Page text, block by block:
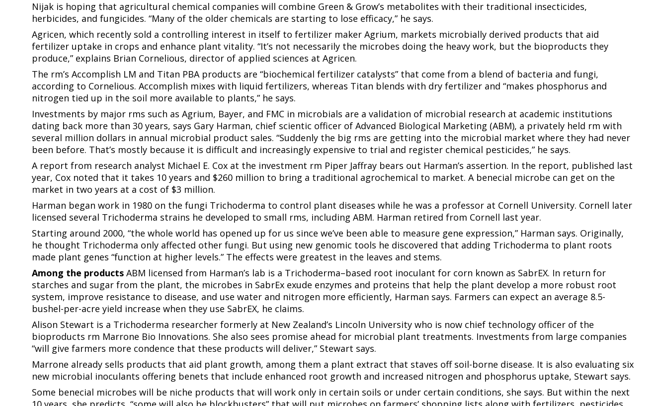
Nijak is hoping that agricultural chemical companies will combine Green & Grow’s metabolites with their traditional insecticides,
herbicides, and fungicides. “Many of the older chemicals are starting to lose efficacy,” he says.​​​​‌ ‍ ​‍​‍‌‍ ‌ ​‍‌‍‍‌‌‍‌ ‌‍‍‌‌‍ ‍​‍​‍​ ‍‍​‍​‍‌ ​ ‌‍​‌‌‍ ‍‌‍‍‌‌ ‌​‌ ‍‌​‍ ‍‌‍‍‌‌‍ ​‍​‍​‍ ​​‍​‍‌‍‍​‌ ​‍‌‍‌‌‌‍‌‍​‍​‍​ ‍‍​‍​‍​‍ ‌ ​ ‌ ‌​‌ ‌‌‌‍‌​‌‍‍‌‌‍ ​‍ ‌‍‍‌‌‍ ‍‌ ‌​‌‍‌‌‌‍ ‍‌ ‌​​‍ ‌‍‌‌‌‍‌​‌‍‍‌‌ ‌​​‍ ‌‍ ‌‌‍ ‌‍‌​‌‍‌‌​ ‌‌ ​​‌ ​‍‌‍‌‌‌ ​ ‌‍‌‌‌‍ ‍‌ ‌​‌‍​‌‌ ‌​‌‍‍‌‌‍ ‌‍ ‍​ ‍ ‌‍‍‌‌‍‌​​ ‌‌ ​​‌‍ ‌ ​ ‌ ‌​​‍ ‍‌ ​ ‌‍​‌​‍ ‍‌‍‌ ‌ ​‍‌‍ ‌ ‌ ‌‍‍‌‌‍ ‍‌‍‌ ​‍ ‌‌ ​​‌ ​‍‌‍ ‌‍‌‍‌‍‍‌‌ ‌​‌ ​ ​‍ ‌‌ ‌ ‌‍‍‌‌ ‌​‌‍‍​​‍ ‌‌‍ ‌‌‍‍‌‌‍​ ‌ ​‍‌‍ ‌‍​‍‌‍‌‌‌ ​ ​ ‍ ‌ ‌​‌ ‍‌‌ ​​‌‍‌‌​ ‌‌ ​​‌‍ ‌ ​ ‌ ‌​​ ‍ ‌ ​​‌‍​‌‌ ‌​‌‍‍​​ ‌‌‍​‍‌‍ ‌‍‌​‌ ‍‌​‍‌‌​ ‌‌‌​​‍‌‌ ‌‍‍ ‌‍‌‌‌ ‍‌​‍‌‌​ ​ ‌​‌​​‍‌‌​ ​ ‌​‌​​‍‌‌​ ​‍​ ​‍​ ‍‌‌‍‌​‌‍​‍‌‍​‌​ ​‍​ ‍​​ ‍​​ ​‍​ ‌‌​ ​ ​ ‍‌​ ‍​​‍‌‌​ ​‍​ ​‍​‍‌‌​ ‌‌‌​‌​​‍ ‍‌‍​ ‌‍‍​‌‍‍‌‌‍ ​‌‍‌​‌ ​‍‌‍‌‌‌‍ ‍​‍‌‌​ ‌‌‌​​‍‌‌ ‌‍‍ ‌‍‌‌‌ ‍‌​‍‌‌​ ​ ‌​‌​​‍‌‌​ ​ ‌​‌​​‍‌‌​ ​‍​ ​‍​ ​​​ ‌‌‌‍‌‌​ ‌‌​ ‍‌‌‍​ ‌‍‌‌‌‍‌‌​ ​ ‌‍​‍‌‍‌‌‌‍‌​​ ​​​‍‌‌​ ​‍​ ​‍​‍‌‌​ ‌‌‌​‌​​‍ ‍‌ ‌​‌‍‌‌‌ ‍​‌ ‌​​ ‌‍​‍‌‍​‌‌ ​ ‌‍‌‌‌‌‌‌‌ ​‍‌‍ ​​ ‌​‍‌‌​ ​‍‌​‌‍‌ ​ ‌ ‌​‌ ‌‌‌‍‌​‌‍‍‌‌‍ ​‍‌‍‌‍‍‌‌‍‌​​ ‌‌ ​​‌‍ ‌ ​ ‌ ‌​​‍ ‍‌ ​ ‌‍​‌​‍ ‍‌‍‌ ‌ ​‍‌‍ ‌ ‌ ‌‍‍‌‌‍ ‍‌‍‌ ​‍ ‌‌ ​​‌ ​‍‌‍ ‌‍‌‍‌‍‍‌‌ ‌​‌ ​ ​‍ ‌‌ ‌ ‌‍‍‌‌ ‌​‌‍‍​​‍ ‌‌‍ ‌‌‍‍‌‌‍​ ‌ ​‍‌‍ ‌‍​‍‌‍‌‌‌ ​ ​‍‌‍‌ ‌​‌ ‍‌‌ ​​‌‍‌‌​ ‌‌ ​​‌‍ ‌ ​ ‌ ‌​​‍‌‍‌ ​​‌‍​‌‌ ‌​‌‍‍​​ ‌‌‍​‍‌‍ ‌‍‌​‌ ‍‌​‍‌‌​ ‌‌‌​​‍‌‌ ‌‍‍ ‌‍‌‌‌ ‍‌​‍‌‌​ ​ ‌​‌​​‍‌‌​ ​ ‌​‌​​‍‌‌​ ​‍​ ​‍​ ‍‌‌‍‌​‌‍​‍‌‍​‌​ ​‍​ ‍​​ ‍​​ ​‍​ ‌‌​ ​ ​ ‍‌​ ‍​​‍‌‌​ ​‍​ ​‍​‍‌‌​ ‌‌‌​‌​​‍ ‍‌‍​ ‌‍‍​‌‍‍‌‌‍ ​‌‍‌​‌ ​‍‌‍‌‌‌‍ ‍​‍‌‌​ ‌‌‌​​‍‌‌ ‌‍‍ ‌‍‌‌‌ ‍‌​‍‌‌​ ​ ‌​‌​​‍‌‌​ ​ ‌​‌​​‍‌‌​ ​‍​ ​‍​ ​​​ ‌‌‌‍‌‌​ ‌‌​ ‍‌‌‍​ ‌‍‌‌‌‍‌‌​ ​ ‌‍​‍‌‍‌‌‌‍‌​​ ​​​‍‌‌​ ​‍​ ​‍​‍‌‌​ ‌‌‌​‌​​‍ ‍‌ ‌​‌‍‌‌‌ ‍​‌ ‌​​‍‌‍‌ ​​‌‍‌‌‌ ​‍‌ ​ ‌ ​​‌‍‌‌‌‍​ ‌ ‌​‌‍‍‌‌ ‌‍‌‍‌‌​ ‌‌ ​​‌ ‌‌‌‍​‍‌‍ ​‌‍‍‌‌ ​ ‌‍‍​‌‍‌‌‌‍‌​​‍​‍‌ ‌
Agricen, which recently sold a controlling interest in itself to fertilizer maker Agrium, markets microbially derived products that aid
fertilizer uptake in crops and enhance plant vitality. “It’s not necessarily the microbes doing the heavy work, but the bioproducts they
produce,” explains Brian Cornelious, director of applied sciences at Agricen.​​​​‌ ‍ ​‍​‍‌‍ ‌ ​‍‌‍‍‌‌‍‌ ‌‍‍‌‌‍ ‍​‍​‍​ ‍‍​‍​‍‌ ​ ‌‍​‌‌‍ ‍‌‍‍‌‌ ‌​‌ ‍‌​‍ ‍‌‍‍‌‌‍ ​‍​‍​‍ ​​‍​‍‌‍‍​‌ ​‍‌‍‌‌‌‍‌‍​‍​‍​ ‍‍​‍​‍​‍ ‌ ​ ‌ ‌​‌ ‌‌‌‍‌​‌‍‍‌‌‍ ​‍ ‌‍‍‌‌‍ ‍‌ ‌​‌‍‌‌‌‍ ‍‌ ‌​​‍ ‌‍‌‌‌‍‌​‌‍‍‌‌ ‌​​‍ ‌‍ ‌‌‍ ‌‍‌​‌‍‌‌​ ‌‌ ​​‌ ​‍‌‍‌‌‌ ​ ‌‍‌‌‌‍ ‍‌ ‌​‌‍​‌‌ ‌​‌‍‍‌‌‍ ‌‍ ‍​ ‍ ‌‍‍‌‌‍‌​​ ‌‌ ​​‌‍ ‌ ​ ‌ ‌​​‍ ‍‌ ​ ‌‍​‌​‍ ‍‌‍‌ ‌ ​‍‌‍ ‌ ‌ ‌‍‍‌‌‍ ‍‌‍‌ ​‍ ‌‌ ​​‌ ​‍‌‍ ‌‍‌‍‌‍‍‌‌ ‌​‌ ​ ​‍ ‌‌ ‌ ‌‍‍‌‌ ‌​‌‍‍​​‍ ‌‌‍ ‌‌‍‍‌‌‍​ ‌ ​‍‌‍ ‌‍​‍‌‍‌‌‌ ​ ​ ‍ ‌ ‌​‌ ‍‌‌ ​​‌‍‌‌​ ‌‌ ​​‌‍ ‌ ​ ‌ ‌​​ ‍ ‌ ​​‌‍​‌‌ ‌​‌‍‍​​ ‌‌‍​‍‌‍ ‌‍‌​‌ ‍‌​‍‌‌​ ‌‌‌​​‍‌‌ ‌‍‍ ‌‍‌‌‌ ‍‌​‍‌‌​ ​ ‌​‌​​‍‌‌​ ​ ‌​‌​​‍‌‌​ ​‍​ ​‍​ ​‌​ ‍‌‌‍‌​‌‍​ ​ ‍​​ ​‍​ ‌ ‌‍​‍‌‍​ ​ ‌‌​ ‌​​ ‌‍​‍‌‌​ ​‍​ ​‍​‍‌‌​ ‌‌‌​‌​​‍ ‍‌‍​ ‌‍‍​‌‍‍‌‌‍ ​‌‍‌​‌ ​‍‌‍‌‌‌‍ ‍​‍‌‌​ ‌‌‌​​‍‌‌ ‌‍‍ ‌‍‌‌‌ ‍‌​‍‌‌​ ​ ‌​‌​​‍‌‌​ ​ ‌​‌​​‍‌‌​ ​‍​ ​‍‌‍‌​​ ​‌‌‍​‍​ ​‍​ ​‌​ ​‍​ ‌ ​ ‍​​ ​‍‌‍​‌‌‍​‍​ ​‍​ ​​​‍‌‌​ ​‍​ ​‍​‍‌‌​ ‌‌‌​‌​​‍ ‍‌ ‌​‌‍‌‌‌ ‍​‌ ‌​​ ‌‍​‍‌‍​‌‌ ​ ‌‍‌‌‌‌‌‌‌ ​‍‌‍ ​​ ‌​‍‌‌​ ​‍‌​‌‍‌ ​ ‌ ‌​‌ ‌‌‌‍‌​‌‍‍‌‌‍ ​‍‌‍‌‍‍‌‌‍‌​​ ‌‌ ​​‌‍ ‌ ​ ‌ ‌​​‍ ‍‌ ​ ‌‍​‌​‍ ‍‌‍‌ ‌ ​‍‌‍ ‌ ‌ ‌‍‍‌‌‍ ‍‌‍‌ ​‍ ‌‌ ​​‌ ​‍‌‍ ‌‍‌‍‌‍‍‌‌ ‌​‌ ​ ​‍ ‌‌ ‌ ‌‍‍‌‌ ‌​‌‍‍​​‍ ‌‌‍ ‌‌‍‍‌‌‍​ ‌ ​‍‌‍ ‌‍​‍‌‍‌‌‌ ​ ​‍‌‍‌ ‌​‌ ‍‌‌ ​​‌‍‌‌​ ‌‌ ​​‌‍ ‌ ​ ‌ ‌​​‍‌‍‌ ​​‌‍​‌‌ ‌​‌‍‍​​ ‌‌‍​‍‌‍ ‌‍‌​‌ ‍‌​‍‌‌​ ‌‌‌​​‍‌‌ ‌‍‍ ‌‍‌‌‌ ‍‌​‍‌‌​ ​ ‌​‌​​‍‌‌​ ​ ‌​‌​​‍‌‌​ ​‍​ ​‍​ ​‌​ ‍‌‌‍‌​‌‍​ ​ ‍​​ ​‍​ ‌ ‌‍​‍‌‍​ ​ ‌‌​ ‌​​ ‌‍​‍‌‌​ ​‍​ ​‍​‍‌‌​ ‌‌‌​‌​​‍ ‍‌‍​ ‌‍‍​‌‍‍‌‌‍ ​‌‍‌​‌ ​‍‌‍‌‌‌‍ ‍​‍‌‌​ ‌‌‌​​‍‌‌ ‌‍‍ ‌‍‌‌‌ ‍‌​‍‌‌​ ​ ‌​‌​​‍‌‌​ ​ ‌​‌​​‍‌‌​ ​‍​ ​‍‌‍‌​​ ​‌‌‍​‍​ ​‍​ ​‌​ ​‍​ ‌ ​ ‍​​ ​‍‌‍​‌‌‍​‍​ ​‍​ ​​​‍‌‌​ ​‍​ ​‍​‍‌‌​ ‌‌‌​‌​​‍ ‍‌ ‌​‌‍‌‌‌ ‍​‌ ‌​​‍‌‍‌ ​​‌‍‌‌‌ ​‍‌ ​ ‌ ​​‌‍‌‌‌‍​ ‌ ‌​‌‍‍‌‌ ‌‍‌‍‌‌​ ‌‌ ​​‌ ‌‌‌‍​‍‌‍ ​‌‍‍‌‌ ​ ‌‍‍​‌‍‌‌‌‍‌​​‍​‍‌ ‌
The firm’s Accomplish LM and Titan PBA products are “biochemical fertilizer catalysts” that come from a blend of bacteria and fungi,
according to Cornelious. Accomplish mixes with liquid fertilizers, whereas Titan blends with dry fertilizer and “makes phosphorus and
nitrogen tied up in the soil more available to plants,” he says.​​​​‌ ‍ ​‍​‍‌‍ ‌ ​‍‌‍‍‌‌‍‌ ‌‍‍‌‌‍ ‍​‍​‍​ ‍‍​‍​‍‌ ​ ‌‍​‌‌‍ ‍‌‍‍‌‌ ‌​‌ ‍‌​‍ ‍‌‍‍‌‌‍ ​‍​‍​‍ ​​‍​‍‌‍‍​‌ ​‍‌‍‌‌‌‍‌‍​‍​‍​ ‍‍​‍​‍​‍ ‌ ​ ‌ ‌​‌ ‌‌‌‍‌​‌‍‍‌‌‍ ​‍ ‌‍‍‌‌‍ ‍‌ ‌​‌‍‌‌‌‍ ‍‌ ‌​​‍ ‌‍‌‌‌‍‌​‌‍‍‌‌ ‌​​‍ ‌‍ ‌‌‍ ‌‍‌​‌‍‌‌​ ‌‌ ​​‌ ​‍‌‍‌‌‌ ​ ‌‍‌‌‌‍ ‍‌ ‌​‌‍​‌‌ ‌​‌‍‍‌‌‍ ‌‍ ‍​ ‍ ‌‍‍‌‌‍‌​​ ‌‌ ​​‌‍ ‌ ​ ‌ ‌​​‍ ‍‌ ​ ‌‍​‌​‍ ‍‌‍‌ ‌ ​‍‌‍ ‌ ‌ ‌‍‍‌‌‍ ‍‌‍‌ ​‍ ‌‌ ​​‌ ​‍‌‍ ‌‍‌‍‌‍‍‌‌ ‌​‌ ​ ​‍ ‌‌ ‌ ‌‍‍‌‌ ‌​‌‍‍​​‍ ‌‌‍ ‌‌‍‍‌‌‍​ ‌ ​‍‌‍ ‌‍​‍‌‍‌‌‌ ​ ​ ‍ ‌ ‌​‌ ‍‌‌ ​​‌‍‌‌​ ‌‌ ​​‌‍ ‌ ​ ‌ ‌​​ ‍ ‌ ​​‌‍​‌‌ ‌​‌‍‍​​ ‌‌‍​‍‌‍ ‌‍‌​‌ ‍‌​‍‌‌​ ‌‌‌​​‍‌‌ ‌‍‍ ‌‍‌‌‌ ‍‌​‍‌‌​ ​ ‌​‌​​‍‌‌​ ​ ‌​‌​​‍‌‌​ ​‍​ ​‍​ ‍​​ ‌‌​ ​​​ ‌‌​ ‌‍‌‍​‍‌‍‌‌‌‍‌‍​ ‌ ​ ‌ ​ ​‍​ ‍‌​‍‌‌​ ​‍​ ​‍​‍‌‌​ ‌‌‌​‌​​‍ ‍‌‍​ ‌‍‍​‌‍‍‌‌‍ ​‌‍‌​‌ ​‍‌‍‌‌‌‍ ‍​‍‌‌​ ‌‌‌​​‍‌‌ ‌‍‍ ‌‍‌‌‌ ‍‌​‍‌‌​ ​ ‌​‌​​‍‌‌​ ​ ‌​‌​​‍‌‌​ ​‍​ ​‍‌‍​‍​ ‍​‌‍‌‌​ ‍​‌‍​‌​ ‌‍​ ‌ ​ ​‍​ ‍‌​ ​​​ ‍​‌‍​‍​ ​​​‍‌‌​ ​‍​ ​‍​‍‌‌​ ‌‌‌​‌​​‍ ‍‌ ‌​‌‍‌‌‌ ‍​‌ ‌​​ ‌‍​‍‌‍​‌‌ ​ ‌‍‌‌‌‌‌‌‌ ​‍‌‍ ​​ ‌​‍‌‌​ ​‍‌​‌‍‌ ​ ‌ ‌​‌ ‌‌‌‍‌​‌‍‍‌‌‍ ​‍‌‍‌‍‍‌‌‍‌​​ ‌‌ ​​‌‍ ‌ ​ ‌ ‌​​‍ ‍‌ ​ ‌‍​‌​‍ ‍‌‍‌ ‌ ​‍‌‍ ‌ ‌ ‌‍‍‌‌‍ ‍‌‍‌ ​‍ ‌‌ ​​‌ ​‍‌‍ ‌‍‌‍‌‍‍‌‌ ‌​‌ ​ ​‍ ‌‌ ‌ ‌‍‍‌‌ ‌​‌‍‍​​‍ ‌‌‍ ‌‌‍‍‌‌‍​ ‌ ​‍‌‍ ‌‍​‍‌‍‌‌‌ ​ ​‍‌‍‌ ‌​‌ ‍‌‌ ​​‌‍‌‌​ ‌‌ ​​‌‍ ‌ ​ ‌ ‌​​‍‌‍‌ ​​‌‍​‌‌ ‌​‌‍‍​​ ‌‌‍​‍‌‍ ‌‍‌​‌ ‍‌​‍‌‌​ ‌‌‌​​‍‌‌ ‌‍‍ ‌‍‌‌‌ ‍‌​‍‌‌​ ​ ‌​‌​​‍‌‌​ ​ ‌​‌​​‍‌‌​ ​‍​ ​‍​ ‍​​ ‌‌​ ​​​ ‌‌​ ‌‍‌‍​‍‌‍‌‌‌‍‌‍​ ‌ ​ ‌ ​ ​‍​ ‍‌​‍‌‌​ ​‍​ ​‍​‍‌‌​ ‌‌‌​‌​​‍ ‍‌‍​ ‌‍‍​‌‍‍‌‌‍ ​‌‍‌​‌ ​‍‌‍‌‌‌‍ ‍​‍‌‌​ ‌‌‌​​‍‌‌ ‌‍‍ ‌‍‌‌‌ ‍‌​‍‌‌​ ​ ‌​‌​​‍‌‌​ ​ ‌​‌​​‍‌‌​ ​‍​ ​‍‌‍​‍​ ‍​‌‍‌‌​ ‍​‌‍​‌​ ‌‍​ ‌ ​ ​‍​ ‍‌​ ​​​ ‍​‌‍​‍​ ​​​‍‌‌​ ​‍​ ​‍​‍‌‌​ ‌‌‌​‌​​‍ ‍‌ ‌​‌‍‌‌‌ ‍​‌ ‌​​‍‌‍‌ ​​‌‍‌‌‌ ​‍‌ ​ ‌ ​​‌‍‌‌‌‍​ ‌ ‌​‌‍‍‌‌ ‌‍‌‍‌‌​ ‌‌ ​​‌ ‌‌‌‍​‍‌‍ ​‌‍‍‌‌ ​ ‌‍‍​‌‍‌‌‌‍‌​​‍​‍‌ ‌
Investments by major firms such as Agrium, Bayer, and FMC in microbials are a validation of microbial research at academic institutions
dating back more than 30 years, says Gary Harman, chief scientific officer of Advanced Biological Marketing (ABM), a privately held firm with
several million dollars in annual microbial product sales. “Suddenly the big firms are getting into the microbial market where they had never
been before. That’s mostly because it is difficult and increasingly expensive to trial and register chemical pesticides,” he says.​​​​‌ ‍ ​‍​‍‌‍ ‌ ​‍‌‍‍‌‌‍‌ ‌‍‍‌‌‍ ‍​‍​‍​ ‍‍​‍​‍‌ ​ ‌‍​‌‌‍ ‍‌‍‍‌‌ ‌​‌ ‍‌​‍ ‍‌‍‍‌‌‍ ​‍​‍​‍ ​​‍​‍‌‍‍​‌ ​‍‌‍‌‌‌‍‌‍​‍​‍​ ‍‍​‍​‍​‍ ‌ ​ ‌ ‌​‌ ‌‌‌‍‌​‌‍‍‌‌‍ ​‍ ‌‍‍‌‌‍ ‍‌ ‌​‌‍‌‌‌‍ ‍‌ ‌​​‍ ‌‍‌‌‌‍‌​‌‍‍‌‌ ‌​​‍ ‌‍ ‌‌‍ ‌‍‌​‌‍‌‌​ ‌‌ ​​‌ ​‍‌‍‌‌‌ ​ ‌‍‌‌‌‍ ‍‌ ‌​‌‍​‌‌ ‌​‌‍‍‌‌‍ ‌‍ ‍​ ‍ ‌‍‍‌‌‍‌​​ ‌‌ ​​‌‍ ‌ ​ ‌ ‌​​‍ ‍‌ ​ ‌‍​‌​‍ ‍‌‍‌ ‌ ​‍‌‍ ‌ ‌ ‌‍‍‌‌‍ ‍‌‍‌ ​‍ ‌‌ ​​‌ ​‍‌‍ ‌‍‌‍‌‍‍‌‌ ‌​‌ ​ ​‍ ‌‌ ‌ ‌‍‍‌‌ ‌​‌‍‍​​‍ ‌‌‍ ‌‌‍‍‌‌‍​ ‌ ​‍‌‍ ‌‍​‍‌‍‌‌‌ ​ ​ ‍ ‌ ‌​‌ ‍‌‌ ​​‌‍‌‌​ ‌‌ ​​‌‍ ‌ ​ ‌ ‌​​ ‍ ‌ ​​‌‍​‌‌ ‌​‌‍‍​​ ‌‌‍​‍‌‍ ‌‍‌​‌ ‍‌​‍‌‌​ ‌‌‌​​‍‌‌ ‌‍‍ ‌‍‌‌‌ ‍‌​‍‌‌​ ​ ‌​‌​​‍‌‌​ ​ ‌​‌​​‍‌‌​ ​‍​ ​‍​ ​‍‌‍​ ​ ‌‍​ ​‌‌‍‌​​ ​‍​ ​‌​ ‍‌​ ‌​‌‍​‌‌‍‌‌​ ‌‌​‍‌‌​ ​‍​ ​‍​‍‌‌​ ‌‌‌​‌​​‍ ‍‌‍​ ‌‍‍​‌‍‍‌‌‍ ​‌‍‌​‌ ​‍‌‍‌‌‌‍ ‍​‍‌‌​ ‌‌‌​​‍‌‌ ‌‍‍ ‌‍‌‌‌ ‍‌​‍‌‌​ ​ ‌​‌​​‍‌‌​ ​ ‌​‌​​‍‌‌​ ​‍​ ​‍‌‍​‌‌‍​‍​ ​ ‌‍‌​‌‍​ ​ ​‌‌‍​‍‌‍‌​​ ‌ ​ ‍​‌‍‌​‌‍​ ​ ​​​‍‌‌​ ​‍​ ​‍​‍‌‌​ ‌‌‌​‌​​‍ ‍‌ ‌​‌‍‌‌‌ ‍​‌ ‌​​ ‌‍​‍‌‍​‌‌ ​ ‌‍‌‌‌‌‌‌‌ ​‍‌‍ ​​ ‌​‍‌‌​ ​‍‌​‌‍‌ ​ ‌ ‌​‌ ‌‌‌‍‌​‌‍‍‌‌‍ ​‍‌‍‌‍‍‌‌‍‌​​ ‌‌ ​​‌‍ ‌ ​ ‌ ‌​​‍ ‍‌ ​ ‌‍​‌​‍ ‍‌‍‌ ‌ ​‍‌‍ ‌ ‌ ‌‍‍‌‌‍ ‍‌‍‌ ​‍ ‌‌ ​​‌ ​‍‌‍ ‌‍‌‍‌‍‍‌‌ ‌​‌ ​ ​‍ ‌‌ ‌ ‌‍‍‌‌ ‌​‌‍‍​​‍ ‌‌‍ ‌‌‍‍‌‌‍​ ‌ ​‍‌‍ ‌‍​‍‌‍‌‌‌ ​ ​‍‌‍‌ ‌​‌ ‍‌‌ ​​‌‍‌‌​ ‌‌ ​​‌‍ ‌ ​ ‌ ‌​​‍‌‍‌ ​​‌‍​‌‌ ‌​‌‍‍​​ ‌‌‍​‍‌‍ ‌‍‌​‌ ‍‌​‍‌‌​ ‌‌‌​​‍‌‌ ‌‍‍ ‌‍‌‌‌ ‍‌​‍‌‌​ ​ ‌​‌​​‍‌‌​ ​ ‌​‌​​‍‌‌​ ​‍​ ​‍​ ​‍‌‍​ ​ ‌‍​ ​‌‌‍‌​​ ​‍​ ​‌​ ‍‌​ ‌​‌‍​‌‌‍‌‌​ ‌‌​‍‌‌​ ​‍​ ​‍​‍‌‌​ ‌‌‌​‌​​‍ ‍‌‍​ ‌‍‍​‌‍‍‌‌‍ ​‌‍‌​‌ ​‍‌‍‌‌‌‍ ‍​‍‌‌​ ‌‌‌​​‍‌‌ ‌‍‍ ‌‍‌‌‌ ‍‌​‍‌‌​ ​ ‌​‌​​‍‌‌​ ​ ‌​‌​​‍‌‌​ ​‍​ ​‍‌‍​‌‌‍​‍​ ​ ‌‍‌​‌‍​ ​ ​‌‌‍​‍‌‍‌​​ ‌ ​ ‍​‌‍‌​‌‍​ ​ ​​​‍‌‌​ ​‍​ ​‍​‍‌‌​ ‌‌‌​‌​​‍ ‍‌ ‌​‌‍‌‌‌ ‍​‌ ‌​​‍‌‍‌ ​​‌‍‌‌‌ ​‍‌ ​ ‌ ​​‌‍‌‌‌‍​ ‌ ‌​‌‍‍‌‌ ‌‍‌‍‌‌​ ‌‌ ​​‌ ‌‌‌‍​‍‌‍ ​‌‍‍‌‌ ​ ‌‍‍​‌‍‌‌‌‍‌​​‍​‍‌ ‌
A report from research analyst Michael E. Cox at the investment firm Piper Jaffray bears out Harman’s assertion. In the report, published last
year, Cox noted that it takes 10 years and $260 million to bring a traditional agrochemical to market. A beneficial microbe can get on the
market in two years at a cost of $3 million.​​​​‌ ‍ ​‍​‍‌‍ ‌ ​‍‌‍‍‌‌‍‌ ‌‍‍‌‌‍ ‍​‍​‍​ ‍‍​‍​‍‌ ​ ‌‍​‌‌‍ ‍‌‍‍‌‌ ‌​‌ ‍‌​‍ ‍‌‍‍‌‌‍ ​‍​‍​‍ ​​‍​‍‌‍‍​‌ ​‍‌‍‌‌‌‍‌‍​‍​‍​ ‍‍​‍​‍​‍ ‌ ​ ‌ ‌​‌ ‌‌‌‍‌​‌‍‍‌‌‍ ​‍ ‌‍‍‌‌‍ ‍‌ ‌​‌‍‌‌‌‍ ‍‌ ‌​​‍ ‌‍‌‌‌‍‌​‌‍‍‌‌ ‌​​‍ ‌‍ ‌‌‍ ‌‍‌​‌‍‌‌​ ‌‌ ​​‌ ​‍‌‍‌‌‌ ​ ‌‍‌‌‌‍ ‍‌ ‌​‌‍​‌‌ ‌​‌‍‍‌‌‍ ‌‍ ‍​ ‍ ‌‍‍‌‌‍‌​​ ‌‌ ​​‌‍ ‌ ​ ‌ ‌​​‍ ‍‌ ​ ‌‍​‌​‍ ‍‌‍‌ ‌ ​‍‌‍ ‌ ‌ ‌‍‍‌‌‍ ‍‌‍‌ ​‍ ‌‌ ​​‌ ​‍‌‍ ‌‍‌‍‌‍‍‌‌ ‌​‌ ​ ​‍ ‌‌ ‌ ‌‍‍‌‌ ‌​‌‍‍​​‍ ‌‌‍ ‌‌‍‍‌‌‍​ ‌ ​‍‌‍ ‌‍​‍‌‍‌‌‌ ​ ​ ‍ ‌ ‌​‌ ‍‌‌ ​​‌‍‌‌​ ‌‌ ​​‌‍ ‌ ​ ‌ ‌​​ ‍ ‌ ​​‌‍​‌‌ ‌​‌‍‍​​ ‌‌‍​‍‌‍ ‌‍‌​‌ ‍‌​‍‌‌​ ‌‌‌​​‍‌‌ ‌‍‍ ‌‍‌‌‌ ‍‌​‍‌‌​ ​ ‌​‌​​‍‌‌​ ​ ‌​‌​​‍‌‌​ ​‍​ ​‍​ ‍​‌‍‌‍​ ‍‌​ ‌​​ ‌ ‌‍‌​​ ​‌​ ​​​ ‌‌​ ​ ‌‍‌‌‌‍​‍​‍‌‌​ ​‍​ ​‍​‍‌‌​ ‌‌‌​‌​​‍ ‍‌‍​ ‌‍‍​‌‍‍‌‌‍ ​‌‍‌​‌ ​‍‌‍‌‌‌‍ ‍​‍‌‌​ ‌‌‌​​‍‌‌ ‌‍‍ ‌‍‌‌‌ ‍‌​‍‌‌​ ​ ‌​‌​​‍‌‌​ ​ ‌​‌​​‍‌‌​ ​‍​ ​‍​ ‍​‌‍​ ​ ‍​​ ‍‌​ ​‌​ ​​‌‍​‍​ ‌ ​ ​‍‌‍​ ​ ​ ​ ‌​​ ​​​‍‌‌​ ​‍​ ​‍​‍‌‌​ ‌‌‌​‌​​‍ ‍‌ ‌​‌‍‌‌‌ ‍​‌ ‌​​ ‌‍​‍‌‍​‌‌ ​ ‌‍‌‌‌‌‌‌‌ ​‍‌‍ ​​ ‌​‍‌‌​ ​‍‌​‌‍‌ ​ ‌ ‌​‌ ‌‌‌‍‌​‌‍‍‌‌‍ ​‍‌‍‌‍‍‌‌‍‌​​ ‌‌ ​​‌‍ ‌ ​ ‌ ‌​​‍ ‍‌ ​ ‌‍​‌​‍ ‍‌‍‌ ‌ ​‍‌‍ ‌ ‌ ‌‍‍‌‌‍ ‍‌‍‌ ​‍ ‌‌ ​​‌ ​‍‌‍ ‌‍‌‍‌‍‍‌‌ ‌​‌ ​ ​‍ ‌‌ ‌ ‌‍‍‌‌ ‌​‌‍‍​​‍ ‌‌‍ ‌‌‍‍‌‌‍​ ‌ ​‍‌‍ ‌‍​‍‌‍‌‌‌ ​ ​‍‌‍‌ ‌​‌ ‍‌‌ ​​‌‍‌‌​ ‌‌ ​​‌‍ ‌ ​ ‌ ‌​​‍‌‍‌ ​​‌‍​‌‌ ‌​‌‍‍​​ ‌‌‍​‍‌‍ ‌‍‌​‌ ‍‌​‍‌‌​ ‌‌‌​​‍‌‌ ‌‍‍ ‌‍‌‌‌ ‍‌​‍‌‌​ ​ ‌​‌​​‍‌‌​ ​ ‌​‌​​‍‌‌​ ​‍​ ​‍​ ‍​‌‍‌‍​ ‍‌​ ‌​​ ‌ ‌‍‌​​ ​‌​ ​​​ ‌‌​ ​ ‌‍‌‌‌‍​‍​‍‌‌​ ​‍​ ​‍​‍‌‌​ ‌‌‌​‌​​‍ ‍‌‍​ ‌‍‍​‌‍‍‌‌‍ ​‌‍‌​‌ ​‍‌‍‌‌‌‍ ‍​‍‌‌​ ‌‌‌​​‍‌‌ ‌‍‍ ‌‍‌‌‌ ‍‌​‍‌‌​ ​ ‌​‌​​‍‌‌​ ​ ‌​‌​​‍‌‌​ ​‍​ ​‍​ ‍​‌‍​ ​ ‍​​ ‍‌​ ​‌​ ​​‌‍​‍​ ‌ ​ ​‍‌‍​ ​ ​ ​ ‌​​ ​​​‍‌‌​ ​‍​ ​‍​‍‌‌​ ‌‌‌​‌​​‍ ‍‌ ‌​‌‍‌‌‌ ‍​‌ ‌​​‍‌‍‌ ​​‌‍‌‌‌ ​‍‌ ​ ‌ ​​‌‍‌‌‌‍​ ‌ ‌​‌‍‍‌‌ ‌‍‌‍‌‌​ ‌‌ ​​‌ ‌‌‌‍​‍‌‍ ​‌‍‍‌‌ ​ ‌‍‍​‌‍‌‌‌‍‌​​‍​‍‌ ‌
Harman began work in 1980 on the fungi ​​​​‌ ‍ ​‍​‍‌‍ ‌ ​‍‌‍‍‌‌‍‌ ‌‍‍‌‌‍ ‍​‍​‍​ ‍‍​‍​‍‌ ​ ‌‍​‌‌‍ ‍‌‍‍‌‌ ‌​‌ ‍‌​‍ ‍‌‍‍‌‌‍ ​‍​‍​‍ ​​‍​‍‌‍‍​‌ ​‍‌‍‌‌‌‍‌‍​‍​‍​ ‍‍​‍​‍​‍ ‌ ​ ‌ ‌​‌ ‌‌‌‍‌​‌‍‍‌‌‍ ​‍ ‌‍‍‌‌‍ ‍‌ ‌​‌‍‌‌‌‍ ‍‌ ‌​​‍ ‌‍‌‌‌‍‌​‌‍‍‌‌ ‌​​‍ ‌‍ ‌‌‍ ‌‍‌​‌‍‌‌​ ‌‌ ​​‌ ​‍‌‍‌‌‌ ​ ‌‍‌‌‌‍ ‍‌ ‌​‌‍​‌‌ ‌​‌‍‍‌‌‍ ‌‍ ‍​ ‍ ‌‍‍‌‌‍‌​​ ‌‌ ​​‌‍ ‌ ​ ‌ ‌​​‍ ‍‌ ​ ‌‍​‌​‍ ‍‌‍‌ ‌ ​‍‌‍ ‌ ‌ ‌‍‍‌‌‍ ‍‌‍‌ ​‍ ‌‌ ​​‌ ​‍‌‍ ‌‍‌‍‌‍‍‌‌ ‌​‌ ​ ​‍ ‌‌ ‌ ‌‍‍‌‌ ‌​‌‍‍​​‍ ‌‌‍ ‌‌‍‍‌‌‍​ ‌ ​‍‌‍ ‌‍​‍‌‍‌‌‌ ​ ​ ‍ ‌ ‌​‌ ‍‌‌ ​​‌‍‌‌​ ‌‌ ​​‌‍ ‌ ​ ‌ ‌​​ ‍ ‌ ​​‌‍​‌‌ ‌​‌‍‍​​ ‌‌‍​‍‌‍ ‌‍‌​‌ ‍‌​‍‌‌​ ‌‌‌​​‍‌‌ ‌‍‍ ‌‍‌‌‌ ‍‌​‍‌‌​ ​ ‌​‌​​‍‌‌​ ​ ‌​‌​​‍‌‌​ ​‍​ ​‍​ ​‍‌‍​‍​ ‍​​ ​ ​ ‌​‌‍‌​​ ​‌​ ‌‍​ ‌ ‌‍‌‌​ ‌ ​ ‍‌​‍‌‌​ ​‍​ ​‍​‍‌‌​ ‌‌‌​‌​​‍ ‍‌‍​ ‌‍‍​‌‍‍‌‌‍ ​‌‍‌​‌ ​‍‌‍‌‌‌‍ ‍​‍‌‌​ ‌‌‌​​‍‌‌ ‌‍‍ ‌‍‌‌‌ ‍‌​‍‌‌​ ​ ‌​‌​​‍‌‌​ ​ ‌​‌​​‍‌‌​ ​‍​ ​‍​ ‍​​ ​‌​ ‌‌​ ‍‌‌‍‌​‌‍​‌‌‍‌‍‌‍​‍​ ​‍​ ‌‌​ ‌​​ ​ ​ ​​​‍‌‌​ ​‍​ ​‍​‍‌‌​ ‌‌‌​‌​​‍ ‍‌ ‌​‌‍‌‌‌ ‍​‌ ‌​​ ‌‍​‍‌‍​‌‌ ​ ‌‍‌‌‌‌‌‌‌ ​‍‌‍ ​​ ‌​‍‌‌​ ​‍‌​‌‍‌ ​ ‌ ‌​‌ ‌‌‌‍‌​‌‍‍‌‌‍ ​‍‌‍‌‍‍‌‌‍‌​​ ‌‌ ​​‌‍ ‌ ​ ‌ ‌​​‍ ‍‌ ​ ‌‍​‌​‍ ‍‌‍‌ ‌ ​‍‌‍ ‌ ‌ ‌‍‍‌‌‍ ‍‌‍‌ ​‍ ‌‌ ​​‌ ​‍‌‍ ‌‍‌‍‌‍‍‌‌ ‌​‌ ​ ​‍ ‌‌ ‌ ‌‍‍‌‌ ‌​‌‍‍​​‍ ‌‌‍ ‌‌‍‍‌‌‍​ ‌ ​‍‌‍ ‌‍​‍‌‍‌‌‌ ​ ​‍‌‍‌ ‌​‌ ‍‌‌ ​​‌‍‌‌​ ‌‌ ​​‌‍ ‌ ​ ‌ ‌​​‍‌‍‌ ​​‌‍​‌‌ ‌​‌‍‍​​ ‌‌‍​‍‌‍ ‌‍‌​‌ ‍‌​‍‌‌​ ‌‌‌​​‍‌‌ ‌‍‍ ‌‍‌‌‌ ‍‌​‍‌‌​ ​ ‌​‌​​‍‌‌​ ​ ‌​‌​​‍‌‌​ ​‍​ ​‍​ ​‍‌‍​‍​ ‍​​ ​ ​ ‌​‌‍‌​​ ​‌​ ‌‍​ ‌ ‌‍‌‌​ ‌ ​ ‍‌​‍‌‌​ ​‍​ ​‍​‍‌‌​ ‌‌‌​‌​​‍ ‍‌‍​ ‌‍‍​‌‍‍‌‌‍ ​‌‍‌​‌ ​‍‌‍‌‌‌‍ ‍​‍‌‌​ ‌‌‌​​‍‌‌ ‌‍‍ ‌‍‌‌‌ ‍‌​‍‌‌​ ​ ‌​‌​​‍‌‌​ ​ ‌​‌​​‍‌‌​ ​‍​ ​‍​ ‍​​ ​‌​ ‌‌​ ‍‌‌‍‌​‌‍​‌‌‍‌‍‌‍​‍​ ​‍​ ‌‌​ ‌​​ ​ ​ ​​​‍‌‌​ ​‍​ ​‍​‍‌‌​ ‌‌‌​‌​​‍ ‍‌ ‌​‌‍‌‌‌ ‍​‌ ‌​​‍‌‍‌ ​​‌‍‌‌‌ ​‍‌ ​ ‌ ​​‌‍‌‌‌‍​ ‌ ‌​‌‍‍‌‌ ‌‍‌‍‌‌​ ‌‌ ​​‌ ‌‌‌‍​‍‌‍ ​‌‍‍‌‌ ​ ‌‍‍​‌‍‌‌‌‍‌​​‍​‍‌ ‌ Trichoderma​​​​‌ ‍ ​‍​‍‌‍ ‌ ​‍‌‍‍‌‌‍‌ ‌‍‍‌‌‍ ‍​‍​‍​ ‍‍​‍​‍‌ ​ ‌‍​‌‌‍ ‍‌‍‍‌‌ ‌​‌ ‍‌​‍ ‍‌‍‍‌‌‍ ​‍​‍​‍ ​​‍​‍‌‍‍​‌ ​‍‌‍‌‌‌‍‌‍​‍​‍​ ‍‍​‍​‍​‍ ‌ ​ ‌ ‌​‌ ‌‌‌‍‌​‌‍‍‌‌‍ ​‍ ‌‍‍‌‌‍ ‍‌ ‌​‌‍‌‌‌‍ ‍‌ ‌​​‍ ‌‍‌‌‌‍‌​‌‍‍‌‌ ‌​​‍ ‌‍ ‌‌‍ ‌‍‌​‌‍‌‌​ ‌‌ ​​‌ ​‍‌‍‌‌‌ ​ ‌‍‌‌‌‍ ‍‌ ‌​‌‍​‌‌ ‌​‌‍‍‌‌‍ ‌‍ ‍​ ‍ ‌‍‍‌‌‍‌​​ ‌‌ ​​‌‍ ‌ ​ ‌ ‌​​‍ ‍‌ ​ ‌‍​‌​‍ ‍‌‍‌ ‌ ​‍‌‍ ‌ ‌ ‌‍‍‌‌‍ ‍‌‍‌ ​‍ ‌‌ ​​‌ ​‍‌‍ ‌‍‌‍‌‍‍‌‌ ‌​‌ ​ ​‍ ‌‌ ‌ ‌‍‍‌‌ ‌​‌‍‍​​‍ ‌‌‍ ‌‌‍‍‌‌‍​ ‌ ​‍‌‍ ‌‍​‍‌‍‌‌‌ ​ ​ ‍ ‌ ‌​‌ ‍‌‌ ​​‌‍‌‌​ ‌‌ ​​‌‍ ‌ ​ ‌ ‌​​ ‍ ‌ ​​‌‍​‌‌ ‌​‌‍‍​​ ‌‌‍​‍‌‍ ‌‍‌​‌ ‍‌​‍‌‌​ ‌‌‌​​‍‌‌ ‌‍‍ ‌‍‌‌‌ ‍‌​‍‌‌​ ​ ‌​‌​​‍‌‌​ ​ ‌​‌​​‍‌‌​ ​‍​ ​‍​ ​‍‌‍​‍​ ‍​​ ​ ​ ‌​‌‍‌​​ ​‌​ ‌‍​ ‌ ‌‍‌‌​ ‌ ​ ‍‌​‍‌‌​ ​‍​ ​‍​‍‌‌​ ‌‌‌​‌​​‍ ‍‌‍​ ‌‍‍​‌‍‍‌‌‍ ​‌‍‌​‌ ​‍‌‍‌‌‌‍ ‍​‍‌‌​ ‌‌‌​​‍‌‌ ‌‍‍ ‌‍‌‌‌ ‍‌​‍‌‌​ ​ ‌​‌​​‍‌‌​ ​ ‌​‌​​‍‌‌​ ​‍​ ​‍​ ‍​​ ​‌​ ‌‌​ ‍‌‌‍‌​‌‍​‌‌‍‌‍‌‍​‍​ ​‍​ ‌‌​ ‌​​ ​ ​ ​‌​‍‌‌​ ​‍​ ​‍​‍‌‌​ ‌‌‌​‌​​‍ ‍‌ ‌​‌‍‌‌‌ ‍​‌ ‌​​ ‌‍​‍‌‍​‌‌ ​ ‌‍‌‌‌‌‌‌‌ ​‍‌‍ ​​ ‌​‍‌‌​ ​‍‌​‌‍‌ ​ ‌ ‌​‌ ‌‌‌‍‌​‌‍‍‌‌‍ ​‍‌‍‌‍‍‌‌‍‌​​ ‌‌ ​​‌‍ ‌ ​ ‌ ‌​​‍ ‍‌ ​ ‌‍​‌​‍ ‍‌‍‌ ‌ ​‍‌‍ ‌ ‌ ‌‍‍‌‌‍ ‍‌‍‌ ​‍ ‌‌ ​​‌ ​‍‌‍ ‌‍‌‍‌‍‍‌‌ ‌​‌ ​ ​‍ ‌‌ ‌ ‌‍‍‌‌ ‌​‌‍‍​​‍ ‌‌‍ ‌‌‍‍‌‌‍​ ‌ ​‍‌‍ ‌‍​‍‌‍‌‌‌ ​ ​‍‌‍‌ ‌​‌ ‍‌‌ ​​‌‍‌‌​ ‌‌ ​​‌‍ ‌ ​ ‌ ‌​​‍‌‍‌ ​​‌‍​‌‌ ‌​‌‍‍​​ ‌‌‍​‍‌‍ ‌‍‌​‌ ‍‌​‍‌‌​ ‌‌‌​​‍‌‌ ‌‍‍ ‌‍‌‌‌ ‍‌​‍‌‌​ ​ ‌​‌​​‍‌‌​ ​ ‌​‌​​‍‌‌​ ​‍​ ​‍​ ​‍‌‍​‍​ ‍​​ ​ ​ ‌​‌‍‌​​ ​‌​ ‌‍​ ‌ ‌‍‌‌​ ‌ ​ ‍‌​‍‌‌​ ​‍​ ​‍​‍‌‌​ ‌‌‌​‌​​‍ ‍‌‍​ ‌‍‍​‌‍‍‌‌‍ ​‌‍‌​‌ ​‍‌‍‌‌‌‍ ‍​‍‌‌​ ‌‌‌​​‍‌‌ ‌‍‍ ‌‍‌‌‌ ‍‌​‍‌‌​ ​ ‌​‌​​‍‌‌​ ​ ‌​‌​​‍‌‌​ ​‍​ ​‍​ ‍​​ ​‌​ ‌‌​ ‍‌‌‍‌​‌‍​‌‌‍‌‍‌‍​‍​ ​‍​ ‌‌​ ‌​​ ​ ​ ​‌​‍‌‌​ ​‍​ ​‍​‍‌‌​ ‌‌‌​‌​​‍ ‍‌ ‌​‌‍‌‌‌ ‍​‌ ‌​​‍‌‍‌ ​​‌‍‌‌‌ ​‍‌ ​ ‌ ​​‌‍‌‌‌‍​ ‌ ‌​‌‍‍‌‌ ‌‍‌‍‌‌​ ‌‌ ​​‌ ‌‌‌‍​‍‌‍ ​‌‍‍‌‌ ​ ‌‍‍​‌‍‌‌‌‍‌​​‍​‍‌ ‌ to control plant diseases while he was a professor at Cornell University. Cornell later
licensed several ​​​​‌ ‍ ​‍​‍‌‍ ‌ ​‍‌‍‍‌‌‍‌ ‌‍‍‌‌‍ ‍​‍​‍​ ‍‍​‍​‍‌ ​ ‌‍​‌‌‍ ‍‌‍‍‌‌ ‌​‌ ‍‌​‍ ‍‌‍‍‌‌‍ ​‍​‍​‍ ​​‍​‍‌‍‍​‌ ​‍‌‍‌‌‌‍‌‍​‍​‍​ ‍‍​‍​‍​‍ ‌ ​ ‌ ‌​‌ ‌‌‌‍‌​‌‍‍‌‌‍ ​‍ ‌‍‍‌‌‍ ‍‌ ‌​‌‍‌‌‌‍ ‍‌ ‌​​‍ ‌‍‌‌‌‍‌​‌‍‍‌‌ ‌​​‍ ‌‍ ‌‌‍ ‌‍‌​‌‍‌‌​ ‌‌ ​​‌ ​‍‌‍‌‌‌ ​ ‌‍‌‌‌‍ ‍‌ ‌​‌‍​‌‌ ‌​‌‍‍‌‌‍ ‌‍ ‍​ ‍ ‌‍‍‌‌‍‌​​ ‌‌ ​​‌‍ ‌ ​ ‌ ‌​​‍ ‍‌ ​ ‌‍​‌​‍ ‍‌‍‌ ‌ ​‍‌‍ ‌ ‌ ‌‍‍‌‌‍ ‍‌‍‌ ​‍ ‌‌ ​​‌ ​‍‌‍ ‌‍‌‍‌‍‍‌‌ ‌​‌ ​ ​‍ ‌‌ ‌ ‌‍‍‌‌ ‌​‌‍‍​​‍ ‌‌‍ ‌‌‍‍‌‌‍​ ‌ ​‍‌‍ ‌‍​‍‌‍‌‌‌ ​ ​ ‍ ‌ ‌​‌ ‍‌‌ ​​‌‍‌‌​ ‌‌ ​​‌‍ ‌ ​ ‌ ‌​​ ‍ ‌ ​​‌‍​‌‌ ‌​‌‍‍​​ ‌‌‍​‍‌‍ ‌‍‌​‌ ‍‌​‍‌‌​ ‌‌‌​​‍‌‌ ‌‍‍ ‌‍‌‌‌ ‍‌​‍‌‌​ ​ ‌​‌​​‍‌‌​ ​ ‌​‌​​‍‌‌​ ​‍​ ​‍​ ​‍‌‍​‍​ ‍​​ ​ ​ ‌​‌‍‌​​ ​‌​ ‌‍​ ‌ ‌‍‌‌​ ‌ ​ ‍‌​‍‌‌​ ​‍​ ​‍​‍‌‌​ ‌‌‌​‌​​‍ ‍‌‍​ ‌‍‍​‌‍‍‌‌‍ ​‌‍‌​‌ ​‍‌‍‌‌‌‍ ‍​‍‌‌​ ‌‌‌​​‍‌‌ ‌‍‍ ‌‍‌‌‌ ‍‌​‍‌‌​ ​ ‌​‌​​‍‌‌​ ​ ‌​‌​​‍‌‌​ ​‍​ ​‍​ ‍​​ ​‌​ ‌‌​ ‍‌‌‍‌​‌‍​‌‌‍‌‍‌‍​‍​ ​‍​ ‌‌​ ‌​​ ​ ​ ​‍​‍‌‌​ ​‍​ ​‍​‍‌‌​ ‌‌‌​‌​​‍ ‍‌ ‌​‌‍‌‌‌ ‍​‌ ‌​​ ‌‍​‍‌‍​‌‌ ​ ‌‍‌‌‌‌‌‌‌ ​‍‌‍ ​​ ‌​‍‌‌​ ​‍‌​‌‍‌ ​ ‌ ‌​‌ ‌‌‌‍‌​‌‍‍‌‌‍ ​‍‌‍‌‍‍‌‌‍‌​​ ‌‌ ​​‌‍ ‌ ​ ‌ ‌​​‍ ‍‌ ​ ‌‍​‌​‍ ‍‌‍‌ ‌ ​‍‌‍ ‌ ‌ ‌‍‍‌‌‍ ‍‌‍‌ ​‍ ‌‌ ​​‌ ​‍‌‍ ‌‍‌‍‌‍‍‌‌ ‌​‌ ​ ​‍ ‌‌ ‌ ‌‍‍‌‌ ‌​‌‍‍​​‍ ‌‌‍ ‌‌‍‍‌‌‍​ ‌ ​‍‌‍ ‌‍​‍‌‍‌‌‌ ​ ​‍‌‍‌ ‌​‌ ‍‌‌ ​​‌‍‌‌​ ‌‌ ​​‌‍ ‌ ​ ‌ ‌​​‍‌‍‌ ​​‌‍​‌‌ ‌​‌‍‍​​ ‌‌‍​‍‌‍ ‌‍‌​‌ ‍‌​‍‌‌​ ‌‌‌​​‍‌‌ ‌‍‍ ‌‍‌‌‌ ‍‌​‍‌‌​ ​ ‌​‌​​‍‌‌​ ​ ‌​‌​​‍‌‌​ ​‍​ ​‍​ ​‍‌‍​‍​ ‍​​ ​ ​ ‌​‌‍‌​​ ​‌​ ‌‍​ ‌ ‌‍‌‌​ ‌ ​ ‍‌​‍‌‌​ ​‍​ ​‍​‍‌‌​ ‌‌‌​‌​​‍ ‍‌‍​ ‌‍‍​‌‍‍‌‌‍ ​‌‍‌​‌ ​‍‌‍‌‌‌‍ ‍​‍‌‌​ ‌‌‌​​‍‌‌ ‌‍‍ ‌‍‌‌‌ ‍‌​‍‌‌​ ​ ‌​‌​​‍‌‌​ ​ ‌​‌​​‍‌‌​ ​‍​ ​‍​ ‍​​ ​‌​ ‌‌​ ‍‌‌‍‌​‌‍​‌‌‍‌‍‌‍​‍​ ​‍​ ‌‌​ ‌​​ ​ ​ ​‍​‍‌‌​ ​‍​ ​‍​‍‌‌​ ‌‌‌​‌​​‍ ‍‌ ‌​‌‍‌‌‌ ‍​‌ ‌​​‍‌‍‌ ​​‌‍‌‌‌ ​‍‌ ​ ‌ ​​‌‍‌‌‌‍​ ‌ ‌​‌‍‍‌‌ ‌‍‌‍‌‌​ ‌‌ ​​‌ ‌‌‌‍​‍‌‍ ​‌‍‍‌‌ ​ ‌‍‍​‌‍‌‌‌‍‌​​‍​‍‌ ‌ Trichoderma​​​​‌ ‍ ​‍​‍‌‍ ‌ ​‍‌‍‍‌‌‍‌ ‌‍‍‌‌‍ ‍​‍​‍​ ‍‍​‍​‍‌ ​ ‌‍​‌‌‍ ‍‌‍‍‌‌ ‌​‌ ‍‌​‍ ‍‌‍‍‌‌‍ ​‍​‍​‍ ​​‍​‍‌‍‍​‌ ​‍‌‍‌‌‌‍‌‍​‍​‍​ ‍‍​‍​‍​‍ ‌ ​ ‌ ‌​‌ ‌‌‌‍‌​‌‍‍‌‌‍ ​‍ ‌‍‍‌‌‍ ‍‌ ‌​‌‍‌‌‌‍ ‍‌ ‌​​‍ ‌‍‌‌‌‍‌​‌‍‍‌‌ ‌​​‍ ‌‍ ‌‌‍ ‌‍‌​‌‍‌‌​ ‌‌ ​​‌ ​‍‌‍‌‌‌ ​ ‌‍‌‌‌‍ ‍‌ ‌​‌‍​‌‌ ‌​‌‍‍‌‌‍ ‌‍ ‍​ ‍ ‌‍‍‌‌‍‌​​ ‌‌ ​​‌‍ ‌ ​ ‌ ‌​​‍ ‍‌ ​ ‌‍​‌​‍ ‍‌‍‌ ‌ ​‍‌‍ ‌ ‌ ‌‍‍‌‌‍ ‍‌‍‌ ​‍ ‌‌ ​​‌ ​‍‌‍ ‌‍‌‍‌‍‍‌‌ ‌​‌ ​ ​‍ ‌‌ ‌ ‌‍‍‌‌ ‌​‌‍‍​​‍ ‌‌‍ ‌‌‍‍‌‌‍​ ‌ ​‍‌‍ ‌‍​‍‌‍‌‌‌ ​ ​ ‍ ‌ ‌​‌ ‍‌‌ ​​‌‍‌‌​ ‌‌ ​​‌‍ ‌ ​ ‌ ‌​​ ‍ ‌ ​​‌‍​‌‌ ‌​‌‍‍​​ ‌‌‍​‍‌‍ ‌‍‌​‌ ‍‌​‍‌‌​ ‌‌‌​​‍‌‌ ‌‍‍ ‌‍‌‌‌ ‍‌​‍‌‌​ ​ ‌​‌​​‍‌‌​ ​ ‌​‌​​‍‌‌​ ​‍​ ​‍​ ​‍‌‍​‍​ ‍​​ ​ ​ ‌​‌‍‌​​ ​‌​ ‌‍​ ‌ ‌‍‌‌​ ‌ ​ ‍‌​‍‌‌​ ​‍​ ​‍​‍‌‌​ ‌‌‌​‌​​‍ ‍‌‍​ ‌‍‍​‌‍‍‌‌‍ ​‌‍‌​‌ ​‍‌‍‌‌‌‍ ‍​‍‌‌​ ‌‌‌​​‍‌‌ ‌‍‍ ‌‍‌‌‌ ‍‌​‍‌‌​ ​ ‌​‌​​‍‌‌​ ​ ‌​‌​​‍‌‌​ ​‍​ ​‍​ ‍​​ ​‌​ ‌‌​ ‍‌‌‍‌​‌‍​‌‌‍‌‍‌‍​‍​ ​‍​ ‌‌​ ‌​​ ​ ​ ​ ​‍‌‌​ ​‍​ ​‍​‍‌‌​ ‌‌‌​‌​​‍ ‍‌ ‌​‌‍‌‌‌ ‍​‌ ‌​​ ‌‍​‍‌‍​‌‌ ​ ‌‍‌‌‌‌‌‌‌ ​‍‌‍ ​​ ‌​‍‌‌​ ​‍‌​‌‍‌ ​ ‌ ‌​‌ ‌‌‌‍‌​‌‍‍‌‌‍ ​‍‌‍‌‍‍‌‌‍‌​​ ‌‌ ​​‌‍ ‌ ​ ‌ ‌​​‍ ‍‌ ​ ‌‍​‌​‍ ‍‌‍‌ ‌ ​‍‌‍ ‌ ‌ ‌‍‍‌‌‍ ‍‌‍‌ ​‍ ‌‌ ​​‌ ​‍‌‍ ‌‍‌‍‌‍‍‌‌ ‌​‌ ​ ​‍ ‌‌ ‌ ‌‍‍‌‌ ‌​‌‍‍​​‍ ‌‌‍ ‌‌‍‍‌‌‍​ ‌ ​‍‌‍ ‌‍​‍‌‍‌‌‌ ​ ​‍‌‍‌ ‌​‌ ‍‌‌ ​​‌‍‌‌​ ‌‌ ​​‌‍ ‌ ​ ‌ ‌​​‍‌‍‌ ​​‌‍​‌‌ ‌​‌‍‍​​ ‌‌‍​‍‌‍ ‌‍‌​‌ ‍‌​‍‌‌​ ‌‌‌​​‍‌‌ ‌‍‍ ‌‍‌‌‌ ‍‌​‍‌‌​ ​ ‌​‌​​‍‌‌​ ​ ‌​‌​​‍‌‌​ ​‍​ ​‍​ ​‍‌‍​‍​ ‍​​ ​ ​ ‌​‌‍‌​​ ​‌​ ‌‍​ ‌ ‌‍‌‌​ ‌ ​ ‍‌​‍‌‌​ ​‍​ ​‍​‍‌‌​ ‌‌‌​‌​​‍ ‍‌‍​ ‌‍‍​‌‍‍‌‌‍ ​‌‍‌​‌ ​‍‌‍‌‌‌‍ ‍​‍‌‌​ ‌‌‌​​‍‌‌ ‌‍‍ ‌‍‌‌‌ ‍‌​‍‌‌​ ​ ‌​‌​​‍‌‌​ ​ ‌​‌​​‍‌‌​ ​‍​ ​‍​ ‍​​ ​‌​ ‌‌​ ‍‌‌‍‌​‌‍​‌‌‍‌‍‌‍​‍​ ​‍​ ‌‌​ ‌​​ ​ ​ ​ ​‍‌‌​ ​‍​ ​‍​‍‌‌​ ‌‌‌​‌​​‍ ‍‌ ‌​‌‍‌‌‌ ‍​‌ ‌​​‍‌‍‌ ​​‌‍‌‌‌ ​‍‌ ​ ‌ ​​‌‍‌‌‌‍​ ‌ ‌​‌‍‍‌‌ ‌‍‌‍‌‌​ ‌‌ ​​‌ ‌‌‌‍​‍‌‍ ​‌‍‍‌‌ ​ ‌‍‍​‌‍‌‌‌‍‌​​‍​‍‌ ‌ strains he developed to small firms, including ABM. Harman retired from Cornell last year.​​​​‌ ‍ ​‍​‍‌‍ ‌ ​‍‌‍‍‌‌‍‌ ‌‍‍‌‌‍ ‍​‍​‍​ ‍‍​‍​‍‌ ​ ‌‍​‌‌‍ ‍‌‍‍‌‌ ‌​‌ ‍‌​‍ ‍‌‍‍‌‌‍ ​‍​‍​‍ ​​‍​‍‌‍‍​‌ ​‍‌‍‌‌‌‍‌‍​‍​‍​ ‍‍​‍​‍​‍ ‌ ​ ‌ ‌​‌ ‌‌‌‍‌​‌‍‍‌‌‍ ​‍ ‌‍‍‌‌‍ ‍‌ ‌​‌‍‌‌‌‍ ‍‌ ‌​​‍ ‌‍‌‌‌‍‌​‌‍‍‌‌ ‌​​‍ ‌‍ ‌‌‍ ‌‍‌​‌‍‌‌​ ‌‌ ​​‌ ​‍‌‍‌‌‌ ​ ‌‍‌‌‌‍ ‍‌ ‌​‌‍​‌‌ ‌​‌‍‍‌‌‍ ‌‍ ‍​ ‍ ‌‍‍‌‌‍‌​​ ‌‌ ​​‌‍ ‌ ​ ‌ ‌​​‍ ‍‌ ​ ‌‍​‌​‍ ‍‌‍‌ ‌ ​‍‌‍ ‌ ‌ ‌‍‍‌‌‍ ‍‌‍‌ ​‍ ‌‌ ​​‌ ​‍‌‍ ‌‍‌‍‌‍‍‌‌ ‌​‌ ​ ​‍ ‌‌ ‌ ‌‍‍‌‌ ‌​‌‍‍​​‍ ‌‌‍ ‌‌‍‍‌‌‍​ ‌ ​‍‌‍ ‌‍​‍‌‍‌‌‌ ​ ​ ‍ ‌ ‌​‌ ‍‌‌ ​​‌‍‌‌​ ‌‌ ​​‌‍ ‌ ​ ‌ ‌​​ ‍ ‌ ​​‌‍​‌‌ ‌​‌‍‍​​ ‌‌‍​‍‌‍ ‌‍‌​‌ ‍‌​‍‌‌​ ‌‌‌​​‍‌‌ ‌‍‍ ‌‍‌‌‌ ‍‌​‍‌‌​ ​ ‌​‌​​‍‌‌​ ​ ‌​‌​​‍‌‌​ ​‍​ ​‍​ ​‍‌‍​‍​ ‍​​ ​ ​ ‌​‌‍‌​​ ​‌​ ‌‍​ ‌ ‌‍‌‌​ ‌ ​ ‍‌​‍‌‌​ ​‍​ ​‍​‍‌‌​ ‌‌‌​‌​​‍ ‍‌‍​ ‌‍‍​‌‍‍‌‌‍ ​‌‍‌​‌ ​‍‌‍‌‌‌‍ ‍​‍‌‌​ ‌‌‌​​‍‌‌ ‌‍‍ ‌‍‌‌‌ ‍‌​‍‌‌​ ​ ‌​‌​​‍‌‌​ ​ ‌​‌​​‍‌‌​ ​‍​ ​‍​ ‍​​ ​‌​ ‌‌​ ‍‌‌‍‌​‌‍​‌‌‍‌‍‌‍​‍​ ​‍​ ‌‌​ ‌​​ ​ ​ ‌​​‍‌‌​ ​‍​ ​‍​‍‌‌​ ‌‌‌​‌​​‍ ‍‌ ‌​‌‍‌‌‌ ‍​‌ ‌​​ ‌‍​‍‌‍​‌‌ ​ ‌‍‌‌‌‌‌‌‌ ​‍‌‍ ​​ ‌​‍‌‌​ ​‍‌​‌‍‌ ​ ‌ ‌​‌ ‌‌‌‍‌​‌‍‍‌‌‍ ​‍‌‍‌‍‍‌‌‍‌​​ ‌‌ ​​‌‍ ‌ ​ ‌ ‌​​‍ ‍‌ ​ ‌‍​‌​‍ ‍‌‍‌ ‌ ​‍‌‍ ‌ ‌ ‌‍‍‌‌‍ ‍‌‍‌ ​‍ ‌‌ ​​‌ ​‍‌‍ ‌‍‌‍‌‍‍‌‌ ‌​‌ ​ ​‍ ‌‌ ‌ ‌‍‍‌‌ ‌​‌‍‍​​‍ ‌‌‍ ‌‌‍‍‌‌‍​ ‌ ​‍‌‍ ‌‍​‍‌‍‌‌‌ ​ ​‍‌‍‌ ‌​‌ ‍‌‌ ​​‌‍‌‌​ ‌‌ ​​‌‍ ‌ ​ ‌ ‌​​‍‌‍‌ ​​‌‍​‌‌ ‌​‌‍‍​​ ‌‌‍​‍‌‍ ‌‍‌​‌ ‍‌​‍‌‌​ ‌‌‌​​‍‌‌ ‌‍‍ ‌‍‌‌‌ ‍‌​‍‌‌​ ​ ‌​‌​​‍‌‌​ ​ ‌​‌​​‍‌‌​ ​‍​ ​‍​ ​‍‌‍​‍​ ‍​​ ​ ​ ‌​‌‍‌​​ ​‌​ ‌‍​ ‌ ‌‍‌‌​ ‌ ​ ‍‌​‍‌‌​ ​‍​ ​‍​‍‌‌​ ‌‌‌​‌​​‍ ‍‌‍​ ‌‍‍​‌‍‍‌‌‍ ​‌‍‌​‌ ​‍‌‍‌‌‌‍ ‍​‍‌‌​ ‌‌‌​​‍‌‌ ‌‍‍ ‌‍‌‌‌ ‍‌​‍‌‌​ ​ ‌​‌​​‍‌‌​ ​ ‌​‌​​‍‌‌​ ​‍​ ​‍​ ‍​​ ​‌​ ‌‌​ ‍‌‌‍‌​‌‍​‌‌‍‌‍‌‍​‍​ ​‍​ ‌‌​ ‌​​ ​ ​ ‌​​‍‌‌​ ​‍​ ​‍​‍‌‌​ ‌‌‌​‌​​‍ ‍‌ ‌​‌‍‌‌‌ ‍​‌ ‌​​‍‌‍‌ ​​‌‍‌‌‌ ​‍‌ ​ ‌ ​​‌‍‌‌‌‍​ ‌ ‌​‌‍‍‌‌ ‌‍‌‍‌‌​ ‌‌ ​​‌ ‌‌‌‍​‍‌‍ ​‌‍‍‌‌ ​ ‌‍‍​‌‍‌‌‌‍‌​​‍​‍‌ ‌
Starting around 2000, “the whole world has opened up for us since we’ve been able to measure gene expression,” Harman says. Originally,
he thought ​​​​‌ ‍ ​‍​‍‌‍ ‌ ​‍‌‍‍‌‌‍‌ ‌‍‍‌‌‍ ‍​‍​‍​ ‍‍​‍​‍‌ ​ ‌‍​‌‌‍ ‍‌‍‍‌‌ ‌​‌ ‍‌​‍ ‍‌‍‍‌‌‍ ​‍​‍​‍ ​​‍​‍‌‍‍​‌ ​‍‌‍‌‌‌‍‌‍​‍​‍​ ‍‍​‍​‍​‍ ‌ ​ ‌ ‌​‌ ‌‌‌‍‌​‌‍‍‌‌‍ ​‍ ‌‍‍‌‌‍ ‍‌ ‌​‌‍‌‌‌‍ ‍‌ ‌​​‍ ‌‍‌‌‌‍‌​‌‍‍‌‌ ‌​​‍ ‌‍ ‌‌‍ ‌‍‌​‌‍‌‌​ ‌‌ ​​‌ ​‍‌‍‌‌‌ ​ ‌‍‌‌‌‍ ‍‌ ‌​‌‍​‌‌ ‌​‌‍‍‌‌‍ ‌‍ ‍​ ‍ ‌‍‍‌‌‍‌​​ ‌‌ ​​‌‍ ‌ ​ ‌ ‌​​‍ ‍‌ ​ ‌‍​‌​‍ ‍‌‍‌ ‌ ​‍‌‍ ‌ ‌ ‌‍‍‌‌‍ ‍‌‍‌ ​‍ ‌‌ ​​‌ ​‍‌‍ ‌‍‌‍‌‍‍‌‌ ‌​‌ ​ ​‍ ‌‌ ‌ ‌‍‍‌‌ ‌​‌‍‍​​‍ ‌‌‍ ‌‌‍‍‌‌‍​ ‌ ​‍‌‍ ‌‍​‍‌‍‌‌‌ ​ ​ ‍ ‌ ‌​‌ ‍‌‌ ​​‌‍‌‌​ ‌‌ ​​‌‍ ‌ ​ ‌ ‌​​ ‍ ‌ ​​‌‍​‌‌ ‌​‌‍‍​​ ‌‌‍​‍‌‍ ‌‍‌​‌ ‍‌​‍‌‌​ ‌‌‌​​‍‌‌ ‌‍‍ ‌‍‌‌‌ ‍‌​‍‌‌​ ​ ‌​‌​​‍‌‌​ ​ ‌​‌​​‍‌‌​ ​‍​ ​‍‌‍​‌‌‍​‍​ ​‍​ ​‌‌‍‌‍​ ​‌​ ​‍​ ​‍​ ‌​​ ‍‌‌‍​‌​ ​‌​‍‌‌​ ​‍​ ​‍​‍‌‌​ ‌‌‌​‌​​‍ ‍‌‍​ ‌‍‍​‌‍‍‌‌‍ ​‌‍‌​‌ ​‍‌‍‌‌‌‍ ‍​‍‌‌​ ‌‌‌​​‍‌‌ ‌‍‍ ‌‍‌‌‌ ‍‌​‍‌‌​ ​ ‌​‌​​‍‌‌​ ​ ‌​‌​​‍‌‌​ ​‍​ ​‍​ ​‍‌‍​‌‌‍​ ​ ‌​​ ‌ ‌‍​‍​ ​‌​ ​ ‌‍​‌​ ​ ​ ‍‌​ ​​​ ​​​‍‌‌​ ​‍​ ​‍​‍‌‌​ ‌‌‌​‌​​‍ ‍‌ ‌​‌‍‌‌‌ ‍​‌ ‌​​ ‌‍​‍‌‍​‌‌ ​ ‌‍‌‌‌‌‌‌‌ ​‍‌‍ ​​ ‌​‍‌‌​ ​‍‌​‌‍‌ ​ ‌ ‌​‌ ‌‌‌‍‌​‌‍‍‌‌‍ ​‍‌‍‌‍‍‌‌‍‌​​ ‌‌ ​​‌‍ ‌ ​ ‌ ‌​​‍ ‍‌ ​ ‌‍​‌​‍ ‍‌‍‌ ‌ ​‍‌‍ ‌ ‌ ‌‍‍‌‌‍ ‍‌‍‌ ​‍ ‌‌ ​​‌ ​‍‌‍ ‌‍‌‍‌‍‍‌‌ ‌​‌ ​ ​‍ ‌‌ ‌ ‌‍‍‌‌ ‌​‌‍‍​​‍ ‌‌‍ ‌‌‍‍‌‌‍​ ‌ ​‍‌‍ ‌‍​‍‌‍‌‌‌ ​ ​‍‌‍‌ ‌​‌ ‍‌‌ ​​‌‍‌‌​ ‌‌ ​​‌‍ ‌ ​ ‌ ‌​​‍‌‍‌ ​​‌‍​‌‌ ‌​‌‍‍​​ ‌‌‍​‍‌‍ ‌‍‌​‌ ‍‌​‍‌‌​ ‌‌‌​​‍‌‌ ‌‍‍ ‌‍‌‌‌ ‍‌​‍‌‌​ ​ ‌​‌​​‍‌‌​ ​ ‌​‌​​‍‌‌​ ​‍​ ​‍‌‍​‌‌‍​‍​ ​‍​ ​‌‌‍‌‍​ ​‌​ ​‍​ ​‍​ ‌​​ ‍‌‌‍​‌​ ​‌​‍‌‌​ ​‍​ ​‍​‍‌‌​ ‌‌‌​‌​​‍ ‍‌‍​ ‌‍‍​‌‍‍‌‌‍ ​‌‍‌​‌ ​‍‌‍‌‌‌‍ ‍​‍‌‌​ ‌‌‌​​‍‌‌ ‌‍‍ ‌‍‌‌‌ ‍‌​‍‌‌​ ​ ‌​‌​​‍‌‌​ ​ ‌​‌​​‍‌‌​ ​‍​ ​‍​ ​‍‌‍​‌‌‍​ ​ ‌​​ ‌ ‌‍​‍​ ​‌​ ​ ‌‍​‌​ ​ ​ ‍‌​ ​​​ ​​​‍‌‌​ ​‍​ ​‍​‍‌‌​ ‌‌‌​‌​​‍ ‍‌ ‌​‌‍‌‌‌ ‍​‌ ‌​​‍‌‍‌ ​​‌‍‌‌‌ ​‍‌ ​ ‌ ​​‌‍‌‌‌‍​ ‌ ‌​‌‍‍‌‌ ‌‍‌‍‌‌​ ‌‌ ​​‌ ‌‌‌‍​‍‌‍ ​‌‍‍‌‌ ​ ‌‍‍​‌‍‌‌‌‍‌​​‍​‍‌ ‌ Trichoderma​​​​‌ ‍ ​‍​‍‌‍ ‌ ​‍‌‍‍‌‌‍‌ ‌‍‍‌‌‍ ‍​‍​‍​ ‍‍​‍​‍‌ ​ ‌‍​‌‌‍ ‍‌‍‍‌‌ ‌​‌ ‍‌​‍ ‍‌‍‍‌‌‍ ​‍​‍​‍ ​​‍​‍‌‍‍​‌ ​‍‌‍‌‌‌‍‌‍​‍​‍​ ‍‍​‍​‍​‍ ‌ ​ ‌ ‌​‌ ‌‌‌‍‌​‌‍‍‌‌‍ ​‍ ‌‍‍‌‌‍ ‍‌ ‌​‌‍‌‌‌‍ ‍‌ ‌​​‍ ‌‍‌‌‌‍‌​‌‍‍‌‌ ‌​​‍ ‌‍ ‌‌‍ ‌‍‌​‌‍‌‌​ ‌‌ ​​‌ ​‍‌‍‌‌‌ ​ ‌‍‌‌‌‍ ‍‌ ‌​‌‍​‌‌ ‌​‌‍‍‌‌‍ ‌‍ ‍​ ‍ ‌‍‍‌‌‍‌​​ ‌‌ ​​‌‍ ‌ ​ ‌ ‌​​‍ ‍‌ ​ ‌‍​‌​‍ ‍‌‍‌ ‌ ​‍‌‍ ‌ ‌ ‌‍‍‌‌‍ ‍‌‍‌ ​‍ ‌‌ ​​‌ ​‍‌‍ ‌‍‌‍‌‍‍‌‌ ‌​‌ ​ ​‍ ‌‌ ‌ ‌‍‍‌‌ ‌​‌‍‍​​‍ ‌‌‍ ‌‌‍‍‌‌‍​ ‌ ​‍‌‍ ‌‍​‍‌‍‌‌‌ ​ ​ ‍ ‌ ‌​‌ ‍‌‌ ​​‌‍‌‌​ ‌‌ ​​‌‍ ‌ ​ ‌ ‌​​ ‍ ‌ ​​‌‍​‌‌ ‌​‌‍‍​​ ‌‌‍​‍‌‍ ‌‍‌​‌ ‍‌​‍‌‌​ ‌‌‌​​‍‌‌ ‌‍‍ ‌‍‌‌‌ ‍‌​‍‌‌​ ​ ‌​‌​​‍‌‌​ ​ ‌​‌​​‍‌‌​ ​‍​ ​‍‌‍​‌‌‍​‍​ ​‍​ ​‌‌‍‌‍​ ​‌​ ​‍​ ​‍​ ‌​​ ‍‌‌‍​‌​ ​‌​‍‌‌​ ​‍​ ​‍​‍‌‌​ ‌‌‌​‌​​‍ ‍‌‍​ ‌‍‍​‌‍‍‌‌‍ ​‌‍‌​‌ ​‍‌‍‌‌‌‍ ‍​‍‌‌​ ‌‌‌​​‍‌‌ ‌‍‍ ‌‍‌‌‌ ‍‌​‍‌‌​ ​ ‌​‌​​‍‌‌​ ​ ‌​‌​​‍‌‌​ ​‍​ ​‍​ ​‍‌‍​‌‌‍​ ​ ‌​​ ‌ ‌‍​‍​ ​‌​ ​ ‌‍​‌​ ​ ​ ‍‌​ ​​​ ​‌​‍‌‌​ ​‍​ ​‍​‍‌‌​ ‌‌‌​‌​​‍ ‍‌ ‌​‌‍‌‌‌ ‍​‌ ‌​​ ‌‍​‍‌‍​‌‌ ​ ‌‍‌‌‌‌‌‌‌ ​‍‌‍ ​​ ‌​‍‌‌​ ​‍‌​‌‍‌ ​ ‌ ‌​‌ ‌‌‌‍‌​‌‍‍‌‌‍ ​‍‌‍‌‍‍‌‌‍‌​​ ‌‌ ​​‌‍ ‌ ​ ‌ ‌​​‍ ‍‌ ​ ‌‍​‌​‍ ‍‌‍‌ ‌ ​‍‌‍ ‌ ‌ ‌‍‍‌‌‍ ‍‌‍‌ ​‍ ‌‌ ​​‌ ​‍‌‍ ‌‍‌‍‌‍‍‌‌ ‌​‌ ​ ​‍ ‌‌ ‌ ‌‍‍‌‌ ‌​‌‍‍​​‍ ‌‌‍ ‌‌‍‍‌‌‍​ ‌ ​‍‌‍ ‌‍​‍‌‍‌‌‌ ​ ​‍‌‍‌ ‌​‌ ‍‌‌ ​​‌‍‌‌​ ‌‌ ​​‌‍ ‌ ​ ‌ ‌​​‍‌‍‌ ​​‌‍​‌‌ ‌​‌‍‍​​ ‌‌‍​‍‌‍ ‌‍‌​‌ ‍‌​‍‌‌​ ‌‌‌​​‍‌‌ ‌‍‍ ‌‍‌‌‌ ‍‌​‍‌‌​ ​ ‌​‌​​‍‌‌​ ​ ‌​‌​​‍‌‌​ ​‍​ ​‍‌‍​‌‌‍​‍​ ​‍​ ​‌‌‍‌‍​ ​‌​ ​‍​ ​‍​ ‌​​ ‍‌‌‍​‌​ ​‌​‍‌‌​ ​‍​ ​‍​‍‌‌​ ‌‌‌​‌​​‍ ‍‌‍​ ‌‍‍​‌‍‍‌‌‍ ​‌‍‌​‌ ​‍‌‍‌‌‌‍ ‍​‍‌‌​ ‌‌‌​​‍‌‌ ‌‍‍ ‌‍‌‌‌ ‍‌​‍‌‌​ ​ ‌​‌​​‍‌‌​ ​ ‌​‌​​‍‌‌​ ​‍​ ​‍​ ​‍‌‍​‌‌‍​ ​ ‌​​ ‌ ‌‍​‍​ ​‌​ ​ ‌‍​‌​ ​ ​ ‍‌​ ​​​ ​‌​‍‌‌​ ​‍​ ​‍​‍‌‌​ ‌‌‌​‌​​‍ ‍‌ ‌​‌‍‌‌‌ ‍​‌ ‌​​‍‌‍‌ ​​‌‍‌‌‌ ​‍‌ ​ ‌ ​​‌‍‌‌‌‍​ ‌ ‌​‌‍‍‌‌ ‌‍‌‍‌‌​ ‌‌ ​​‌ ‌‌‌‍​‍‌‍ ​‌‍‍‌‌ ​ ‌‍‍​‌‍‌‌‌‍‌​​‍​‍‌ ‌ only affected other fungi. But using new genomic tools he discovered that adding ​​​​‌ ‍ ​‍​‍‌‍ ‌ ​‍‌‍‍‌‌‍‌ ‌‍‍‌‌‍ ‍​‍​‍​ ‍‍​‍​‍‌ ​ ‌‍​‌‌‍ ‍‌‍‍‌‌ ‌​‌ ‍‌​‍ ‍‌‍‍‌‌‍ ​‍​‍​‍ ​​‍​‍‌‍‍​‌ ​‍‌‍‌‌‌‍‌‍​‍​‍​ ‍‍​‍​‍​‍ ‌ ​ ‌ ‌​‌ ‌‌‌‍‌​‌‍‍‌‌‍ ​‍ ‌‍‍‌‌‍ ‍‌ ‌​‌‍‌‌‌‍ ‍‌ ‌​​‍ ‌‍‌‌‌‍‌​‌‍‍‌‌ ‌​​‍ ‌‍ ‌‌‍ ‌‍‌​‌‍‌‌​ ‌‌ ​​‌ ​‍‌‍‌‌‌ ​ ‌‍‌‌‌‍ ‍‌ ‌​‌‍​‌‌ ‌​‌‍‍‌‌‍ ‌‍ ‍​ ‍ ‌‍‍‌‌‍‌​​ ‌‌ ​​‌‍ ‌ ​ ‌ ‌​​‍ ‍‌ ​ ‌‍​‌​‍ ‍‌‍‌ ‌ ​‍‌‍ ‌ ‌ ‌‍‍‌‌‍ ‍‌‍‌ ​‍ ‌‌ ​​‌ ​‍‌‍ ‌‍‌‍‌‍‍‌‌ ‌​‌ ​ ​‍ ‌‌ ‌ ‌‍‍‌‌ ‌​‌‍‍​​‍ ‌‌‍ ‌‌‍‍‌‌‍​ ‌ ​‍‌‍ ‌‍​‍‌‍‌‌‌ ​ ​ ‍ ‌ ‌​‌ ‍‌‌ ​​‌‍‌‌​ ‌‌ ​​‌‍ ‌ ​ ‌ ‌​​ ‍ ‌ ​​‌‍​‌‌ ‌​‌‍‍​​ ‌‌‍​‍‌‍ ‌‍‌​‌ ‍‌​‍‌‌​ ‌‌‌​​‍‌‌ ‌‍‍ ‌‍‌‌‌ ‍‌​‍‌‌​ ​ ‌​‌​​‍‌‌​ ​ ‌​‌​​‍‌‌​ ​‍​ ​‍‌‍​‌‌‍​‍​ ​‍​ ​‌‌‍‌‍​ ​‌​ ​‍​ ​‍​ ‌​​ ‍‌‌‍​‌​ ​‌​‍‌‌​ ​‍​ ​‍​‍‌‌​ ‌‌‌​‌​​‍ ‍‌‍​ ‌‍‍​‌‍‍‌‌‍ ​‌‍‌​‌ ​‍‌‍‌‌‌‍ ‍​‍‌‌​ ‌‌‌​​‍‌‌ ‌‍‍ ‌‍‌‌‌ ‍‌​‍‌‌​ ​ ‌​‌​​‍‌‌​ ​ ‌​‌​​‍‌‌​ ​‍​ ​‍​ ​‍‌‍​‌‌‍​ ​ ‌​​ ‌ ‌‍​‍​ ​‌​ ​ ‌‍​‌​ ​ ​ ‍‌​ ​​​ ​‍​‍‌‌​ ​‍​ ​‍​‍‌‌​ ‌‌‌​‌​​‍ ‍‌ ‌​‌‍‌‌‌ ‍​‌ ‌​​ ‌‍​‍‌‍​‌‌ ​ ‌‍‌‌‌‌‌‌‌ ​‍‌‍ ​​ ‌​‍‌‌​ ​‍‌​‌‍‌ ​ ‌ ‌​‌ ‌‌‌‍‌​‌‍‍‌‌‍ ​‍‌‍‌‍‍‌‌‍‌​​ ‌‌ ​​‌‍ ‌ ​ ‌ ‌​​‍ ‍‌ ​ ‌‍​‌​‍ ‍‌‍‌ ‌ ​‍‌‍ ‌ ‌ ‌‍‍‌‌‍ ‍‌‍‌ ​‍ ‌‌ ​​‌ ​‍‌‍ ‌‍‌‍‌‍‍‌‌ ‌​‌ ​ ​‍ ‌‌ ‌ ‌‍‍‌‌ ‌​‌‍‍​​‍ ‌‌‍ ‌‌‍‍‌‌‍​ ‌ ​‍‌‍ ‌‍​‍‌‍‌‌‌ ​ ​‍‌‍‌ ‌​‌ ‍‌‌ ​​‌‍‌‌​ ‌‌ ​​‌‍ ‌ ​ ‌ ‌​​‍‌‍‌ ​​‌‍​‌‌ ‌​‌‍‍​​ ‌‌‍​‍‌‍ ‌‍‌​‌ ‍‌​‍‌‌​ ‌‌‌​​‍‌‌ ‌‍‍ ‌‍‌‌‌ ‍‌​‍‌‌​ ​ ‌​‌​​‍‌‌​ ​ ‌​‌​​‍‌‌​ ​‍​ ​‍‌‍​‌‌‍​‍​ ​‍​ ​‌‌‍‌‍​ ​‌​ ​‍​ ​‍​ ‌​​ ‍‌‌‍​‌​ ​‌​‍‌‌​ ​‍​ ​‍​‍‌‌​ ‌‌‌​‌​​‍ ‍‌‍​ ‌‍‍​‌‍‍‌‌‍ ​‌‍‌​‌ ​‍‌‍‌‌‌‍ ‍​‍‌‌​ ‌‌‌​​‍‌‌ ‌‍‍ ‌‍‌‌‌ ‍‌​‍‌‌​ ​ ‌​‌​​‍‌‌​ ​ ‌​‌​​‍‌‌​ ​‍​ ​‍​ ​‍‌‍​‌‌‍​ ​ ‌​​ ‌ ‌‍​‍​ ​‌​ ​ ‌‍​‌​ ​ ​ ‍‌​ ​​​ ​‍​‍‌‌​ ​‍​ ​‍​‍‌‌​ ‌‌‌​‌​​‍ ‍‌ ‌​‌‍‌‌‌ ‍​‌ ‌​​‍‌‍‌ ​​‌‍‌‌‌ ​‍‌ ​ ‌ ​​‌‍‌‌‌‍​ ‌ ‌​‌‍‍‌‌ ‌‍‌‍‌‌​ ‌‌ ​​‌ ‌‌‌‍​‍‌‍ ​‌‍‍‌‌ ​ ‌‍‍​‌‍‌‌‌‍‌​​‍​‍‌ ‌ Trichoderma​​​​‌ ‍ ​‍​‍‌‍ ‌ ​‍‌‍‍‌‌‍‌ ‌‍‍‌‌‍ ‍​‍​‍​ ‍‍​‍​‍‌ ​ ‌‍​‌‌‍ ‍‌‍‍‌‌ ‌​‌ ‍‌​‍ ‍‌‍‍‌‌‍ ​‍​‍​‍ ​​‍​‍‌‍‍​‌ ​‍‌‍‌‌‌‍‌‍​‍​‍​ ‍‍​‍​‍​‍ ‌ ​ ‌ ‌​‌ ‌‌‌‍‌​‌‍‍‌‌‍ ​‍ ‌‍‍‌‌‍ ‍‌ ‌​‌‍‌‌‌‍ ‍‌ ‌​​‍ ‌‍‌‌‌‍‌​‌‍‍‌‌ ‌​​‍ ‌‍ ‌‌‍ ‌‍‌​‌‍‌‌​ ‌‌ ​​‌ ​‍‌‍‌‌‌ ​ ‌‍‌‌‌‍ ‍‌ ‌​‌‍​‌‌ ‌​‌‍‍‌‌‍ ‌‍ ‍​ ‍ ‌‍‍‌‌‍‌​​ ‌‌ ​​‌‍ ‌ ​ ‌ ‌​​‍ ‍‌ ​ ‌‍​‌​‍ ‍‌‍‌ ‌ ​‍‌‍ ‌ ‌ ‌‍‍‌‌‍ ‍‌‍‌ ​‍ ‌‌ ​​‌ ​‍‌‍ ‌‍‌‍‌‍‍‌‌ ‌​‌ ​ ​‍ ‌‌ ‌ ‌‍‍‌‌ ‌​‌‍‍​​‍ ‌‌‍ ‌‌‍‍‌‌‍​ ‌ ​‍‌‍ ‌‍​‍‌‍‌‌‌ ​ ​ ‍ ‌ ‌​‌ ‍‌‌ ​​‌‍‌‌​ ‌‌ ​​‌‍ ‌ ​ ‌ ‌​​ ‍ ‌ ​​‌‍​‌‌ ‌​‌‍‍​​ ‌‌‍​‍‌‍ ‌‍‌​‌ ‍‌​‍‌‌​ ‌‌‌​​‍‌‌ ‌‍‍ ‌‍‌‌‌ ‍‌​‍‌‌​ ​ ‌​‌​​‍‌‌​ ​ ‌​‌​​‍‌‌​ ​‍​ ​‍‌‍​‌‌‍​‍​ ​‍​ ​‌‌‍‌‍​ ​‌​ ​‍​ ​‍​ ‌​​ ‍‌‌‍​‌​ ​‌​‍‌‌​ ​‍​ ​‍​‍‌‌​ ‌‌‌​‌​​‍ ‍‌‍​ ‌‍‍​‌‍‍‌‌‍ ​‌‍‌​‌ ​‍‌‍‌‌‌‍ ‍​‍‌‌​ ‌‌‌​​‍‌‌ ‌‍‍ ‌‍‌‌‌ ‍‌​‍‌‌​ ​ ‌​‌​​‍‌‌​ ​ ‌​‌​​‍‌‌​ ​‍​ ​‍​ ​‍‌‍​‌‌‍​ ​ ‌​​ ‌ ‌‍​‍​ ​‌​ ​ ‌‍​‌​ ​ ​ ‍‌​ ​​​ ​ ​‍‌‌​ ​‍​ ​‍​‍‌‌​ ‌‌‌​‌​​‍ ‍‌ ‌​‌‍‌‌‌ ‍​‌ ‌​​ ‌‍​‍‌‍​‌‌ ​ ‌‍‌‌‌‌‌‌‌ ​‍‌‍ ​​ ‌​‍‌‌​ ​‍‌​‌‍‌ ​ ‌ ‌​‌ ‌‌‌‍‌​‌‍‍‌‌‍ ​‍‌‍‌‍‍‌‌‍‌​​ ‌‌ ​​‌‍ ‌ ​ ‌ ‌​​‍ ‍‌ ​ ‌‍​‌​‍ ‍‌‍‌ ‌ ​‍‌‍ ‌ ‌ ‌‍‍‌‌‍ ‍‌‍‌ ​‍ ‌‌ ​​‌ ​‍‌‍ ‌‍‌‍‌‍‍‌‌ ‌​‌ ​ ​‍ ‌‌ ‌ ‌‍‍‌‌ ‌​‌‍‍​​‍ ‌‌‍ ‌‌‍‍‌‌‍​ ‌ ​‍‌‍ ‌‍​‍‌‍‌‌‌ ​ ​‍‌‍‌ ‌​‌ ‍‌‌ ​​‌‍‌‌​ ‌‌ ​​‌‍ ‌ ​ ‌ ‌​​‍‌‍‌ ​​‌‍​‌‌ ‌​‌‍‍​​ ‌‌‍​‍‌‍ ‌‍‌​‌ ‍‌​‍‌‌​ ‌‌‌​​‍‌‌ ‌‍‍ ‌‍‌‌‌ ‍‌​‍‌‌​ ​ ‌​‌​​‍‌‌​ ​ ‌​‌​​‍‌‌​ ​‍​ ​‍‌‍​‌‌‍​‍​ ​‍​ ​‌‌‍‌‍​ ​‌​ ​‍​ ​‍​ ‌​​ ‍‌‌‍​‌​ ​‌​‍‌‌​ ​‍​ ​‍​‍‌‌​ ‌‌‌​‌​​‍ ‍‌‍​ ‌‍‍​‌‍‍‌‌‍ ​‌‍‌​‌ ​‍‌‍‌‌‌‍ ‍​‍‌‌​ ‌‌‌​​‍‌‌ ‌‍‍ ‌‍‌‌‌ ‍‌​‍‌‌​ ​ ‌​‌​​‍‌‌​ ​ ‌​‌​​‍‌‌​ ​‍​ ​‍​ ​‍‌‍​‌‌‍​ ​ ‌​​ ‌ ‌‍​‍​ ​‌​ ​ ‌‍​‌​ ​ ​ ‍‌​ ​​​ ​ ​‍‌‌​ ​‍​ ​‍​‍‌‌​ ‌‌‌​‌​​‍ ‍‌ ‌​‌‍‌‌‌ ‍​‌ ‌​​‍‌‍‌ ​​‌‍‌‌‌ ​‍‌ ​ ‌ ​​‌‍‌‌‌‍​ ‌ ‌​‌‍‍‌‌ ‌‍‌‍‌‌​ ‌‌ ​​‌ ‌‌‌‍​‍‌‍ ​‌‍‍‌‌ ​ ‌‍‍​‌‍‌‌‌‍‌​​‍​‍‌ ‌ to plant roots
made plant genes “function at higher levels.” The effects were greatest in the leaves and stems.​​​​‌ ‍ ​‍​‍‌‍ ‌ ​‍‌‍‍‌‌‍‌ ‌‍‍‌‌‍ ‍​‍​‍​ ‍‍​‍​‍‌ ​ ‌‍​‌‌‍ ‍‌‍‍‌‌ ‌​‌ ‍‌​‍ ‍‌‍‍‌‌‍ ​‍​‍​‍ ​​‍​‍‌‍‍​‌ ​‍‌‍‌‌‌‍‌‍​‍​‍​ ‍‍​‍​‍​‍ ‌ ​ ‌ ‌​‌ ‌‌‌‍‌​‌‍‍‌‌‍ ​‍ ‌‍‍‌‌‍ ‍‌ ‌​‌‍‌‌‌‍ ‍‌ ‌​​‍ ‌‍‌‌‌‍‌​‌‍‍‌‌ ‌​​‍ ‌‍ ‌‌‍ ‌‍‌​‌‍‌‌​ ‌‌ ​​‌ ​‍‌‍‌‌‌ ​ ‌‍‌‌‌‍ ‍‌ ‌​‌‍​‌‌ ‌​‌‍‍‌‌‍ ‌‍ ‍​ ‍ ‌‍‍‌‌‍‌​​ ‌‌ ​​‌‍ ‌ ​ ‌ ‌​​‍ ‍‌ ​ ‌‍​‌​‍ ‍‌‍‌ ‌ ​‍‌‍ ‌ ‌ ‌‍‍‌‌‍ ‍‌‍‌ ​‍ ‌‌ ​​‌ ​‍‌‍ ‌‍‌‍‌‍‍‌‌ ‌​‌ ​ ​‍ ‌‌ ‌ ‌‍‍‌‌ ‌​‌‍‍​​‍ ‌‌‍ ‌‌‍‍‌‌‍​ ‌ ​‍‌‍ ‌‍​‍‌‍‌‌‌ ​ ​ ‍ ‌ ‌​‌ ‍‌‌ ​​‌‍‌‌​ ‌‌ ​​‌‍ ‌ ​ ‌ ‌​​ ‍ ‌ ​​‌‍​‌‌ ‌​‌‍‍​​ ‌‌‍​‍‌‍ ‌‍‌​‌ ‍‌​‍‌‌​ ‌‌‌​​‍‌‌ ‌‍‍ ‌‍‌‌‌ ‍‌​‍‌‌​ ​ ‌​‌​​‍‌‌​ ​ ‌​‌​​‍‌‌​ ​‍​ ​‍‌‍​‌‌‍​‍​ ​‍​ ​‌‌‍‌‍​ ​‌​ ​‍​ ​‍​ ‌​​ ‍‌‌‍​‌​ ​‌​‍‌‌​ ​‍​ ​‍​‍‌‌​ ‌‌‌​‌​​‍ ‍‌‍​ ‌‍‍​‌‍‍‌‌‍ ​‌‍‌​‌ ​‍‌‍‌‌‌‍ ‍​‍‌‌​ ‌‌‌​​‍‌‌ ‌‍‍ ‌‍‌‌‌ ‍‌​‍‌‌​ ​ ‌​‌​​‍‌‌​ ​ ‌​‌​​‍‌‌​ ​‍​ ​‍​ ​‍‌‍​‌‌‍​ ​ ‌​​ ‌ ‌‍​‍​ ​‌​ ​ ‌‍​‌​ ​ ​ ‍‌​ ​​​ ‌​​‍‌‌​ ​‍​ ​‍​‍‌‌​ ‌‌‌​‌​​‍ ‍‌ ‌​‌‍‌‌‌ ‍​‌ ‌​​ ‌‍​‍‌‍​‌‌ ​ ‌‍‌‌‌‌‌‌‌ ​‍‌‍ ​​ ‌​‍‌‌​ ​‍‌​‌‍‌ ​ ‌ ‌​‌ ‌‌‌‍‌​‌‍‍‌‌‍ ​‍‌‍‌‍‍‌‌‍‌​​ ‌‌ ​​‌‍ ‌ ​ ‌ ‌​​‍ ‍‌ ​ ‌‍​‌​‍ ‍‌‍‌ ‌ ​‍‌‍ ‌ ‌ ‌‍‍‌‌‍ ‍‌‍‌ ​‍ ‌‌ ​​‌ ​‍‌‍ ‌‍‌‍‌‍‍‌‌ ‌​‌ ​ ​‍ ‌‌ ‌ ‌‍‍‌‌ ‌​‌‍‍​​‍ ‌‌‍ ‌‌‍‍‌‌‍​ ‌ ​‍‌‍ ‌‍​‍‌‍‌‌‌ ​ ​‍‌‍‌ ‌​‌ ‍‌‌ ​​‌‍‌‌​ ‌‌ ​​‌‍ ‌ ​ ‌ ‌​​‍‌‍‌ ​​‌‍​‌‌ ‌​‌‍‍​​ ‌‌‍​‍‌‍ ‌‍‌​‌ ‍‌​‍‌‌​ ‌‌‌​​‍‌‌ ‌‍‍ ‌‍‌‌‌ ‍‌​‍‌‌​ ​ ‌​‌​​‍‌‌​ ​ ‌​‌​​‍‌‌​ ​‍​ ​‍‌‍​‌‌‍​‍​ ​‍​ ​‌‌‍‌‍​ ​‌​ ​‍​ ​‍​ ‌​​ ‍‌‌‍​‌​ ​‌​‍‌‌​ ​‍​ ​‍​‍‌‌​ ‌‌‌​‌​​‍ ‍‌‍​ ‌‍‍​‌‍‍‌‌‍ ​‌‍‌​‌ ​‍‌‍‌‌‌‍ ‍​‍‌‌​ ‌‌‌​​‍‌‌ ‌‍‍ ‌‍‌‌‌ ‍‌​‍‌‌​ ​ ‌​‌​​‍‌‌​ ​ ‌​‌​​‍‌‌​ ​‍​ ​‍​ ​‍‌‍​‌‌‍​ ​ ‌​​ ‌ ‌‍​‍​ ​‌​ ​ ‌‍​‌​ ​ ​ ‍‌​ ​​​ ‌​​‍‌‌​ ​‍​ ​‍​‍‌‌​ ‌‌‌​‌​​‍ ‍‌ ‌​‌‍‌‌‌ ‍​‌ ‌​​‍‌‍‌ ​​‌‍‌‌‌ ​‍‌ ​ ‌ ​​‌‍‌‌‌‍​ ‌ ‌​‌‍‍‌‌ ‌‍‌‍‌‌​ ‌‌ ​​‌ ‌‌‌‍​‍‌‍ ​‌‍‍‌‌ ​ ‌‍‍​‌‍‌‌‌‍‌​​‍​‍‌ ‌
Among the products​​​​‌ ‍ ​‍​‍‌‍ ‌ ​‍‌‍‍‌‌‍‌ ‌‍‍‌‌‍ ‍​‍​‍​ ‍‍​‍​‍‌ ​ ‌‍​‌‌‍ ‍‌‍‍‌‌ ‌​‌ ‍‌​‍ ‍‌‍‍‌‌‍ ​‍​‍​‍ ​​‍​‍‌‍‍​‌ ​‍‌‍‌‌‌‍‌‍​‍​‍​ ‍‍​‍​‍​‍ ‌ ​ ‌ ‌​‌ ‌‌‌‍‌​‌‍‍‌‌‍ ​‍ ‌‍‍‌‌‍ ‍‌ ‌​‌‍‌‌‌‍ ‍‌ ‌​​‍ ‌‍‌‌‌‍‌​‌‍‍‌‌ ‌​​‍ ‌‍ ‌‌‍ ‌‍‌​‌‍‌‌​ ‌‌ ​​‌ ​‍‌‍‌‌‌ ​ ‌‍‌‌‌‍ ‍‌ ‌​‌‍​‌‌ ‌​‌‍‍‌‌‍ ‌‍ ‍​ ‍ ‌‍‍‌‌‍‌​​ ‌‌ ​​‌‍ ‌ ​ ‌ ‌​​‍ ‍‌ ​ ‌‍​‌​‍ ‍‌‍‌ ‌ ​‍‌‍ ‌ ‌ ‌‍‍‌‌‍ ‍‌‍‌ ​‍ ‌‌ ​​‌ ​‍‌‍ ‌‍‌‍‌‍‍‌‌ ‌​‌ ​ ​‍ ‌‌ ‌ ‌‍‍‌‌ ‌​‌‍‍​​‍ ‌‌‍ ‌‌‍‍‌‌‍​ ‌ ​‍‌‍ ‌‍​‍‌‍‌‌‌ ​ ​ ‍ ‌ ‌​‌ ‍‌‌ ​​‌‍‌‌​ ‌‌ ​​‌‍ ‌ ​ ‌ ‌​​ ‍ ‌ ​​‌‍​‌‌ ‌​‌‍‍​​ ‌‌‍​‍‌‍ ‌‍‌​‌ ‍‌​‍‌‌​ ‌‌‌​​‍‌‌ ‌‍‍ ‌‍‌‌‌ ‍‌​‍‌‌​ ​ ‌​‌​​‍‌‌​ ​ ‌​‌​​‍‌‌​ ​‍​ ​‍​ ‌‌‌‍​‍‌‍‌​‌‍​‌​ ‍​​ ‌​​ ‌‍​ ‌‌‌‍​ ​ ‍‌​ ​ ​ ‍‌​‍‌‌​ ​‍​ ​‍​‍‌‌​ ‌‌‌​‌​​‍ ‍‌‍​ ‌‍‍​‌‍‍‌‌‍ ​‌‍‌​‌ ​‍‌‍‌‌‌‍ ‍​‍‌‌​ ‌‌‌​​‍‌‌ ‌‍‍ ‌‍‌‌‌ ‍‌​‍‌‌​ ​ ‌​‌​​‍‌‌​ ​ ‌​‌​​‍‌‌​ ​‍​ ​‍​ ‌‍​ ‌​‌‍‌‍‌‍‌‍‌‍​‍​ ​‌​ ‍‌​ ‍​​ ​‌​ ​‍​ ‍‌​ ​ ​ ​​​‍‌‌​ ​‍​ ​‍​‍‌‌​ ‌‌‌​‌​​‍ ‍‌ ‌​‌‍‌‌‌ ‍​‌ ‌​​ ‌‍​‍‌‍​‌‌ ​ ‌‍‌‌‌‌‌‌‌ ​‍‌‍ ​​ ‌​‍‌‌​ ​‍‌​‌‍‌ ​ ‌ ‌​‌ ‌‌‌‍‌​‌‍‍‌‌‍ ​‍‌‍‌‍‍‌‌‍‌​​ ‌‌ ​​‌‍ ‌ ​ ‌ ‌​​‍ ‍‌ ​ ‌‍​‌​‍ ‍‌‍‌ ‌ ​‍‌‍ ‌ ‌ ‌‍‍‌‌‍ ‍‌‍‌ ​‍ ‌‌ ​​‌ ​‍‌‍ ‌‍‌‍‌‍‍‌‌ ‌​‌ ​ ​‍ ‌‌ ‌ ‌‍‍‌‌ ‌​‌‍‍​​‍ ‌‌‍ ‌‌‍‍‌‌‍​ ‌ ​‍‌‍ ‌‍​‍‌‍‌‌‌ ​ ​‍‌‍‌ ‌​‌ ‍‌‌ ​​‌‍‌‌​ ‌‌ ​​‌‍ ‌ ​ ‌ ‌​​‍‌‍‌ ​​‌‍​‌‌ ‌​‌‍‍​​ ‌‌‍​‍‌‍ ‌‍‌​‌ ‍‌​‍‌‌​ ‌‌‌​​‍‌‌ ‌‍‍ ‌‍‌‌‌ ‍‌​‍‌‌​ ​ ‌​‌​​‍‌‌​ ​ ‌​‌​​‍‌‌​ ​‍​ ​‍​ ‌‌‌‍​‍‌‍‌​‌‍​‌​ ‍​​ ‌​​ ‌‍​ ‌‌‌‍​ ​ ‍‌​ ​ ​ ‍‌​‍‌‌​ ​‍​ ​‍​‍‌‌​ ‌‌‌​‌​​‍ ‍‌‍​ ‌‍‍​‌‍‍‌‌‍ ​‌‍‌​‌ ​‍‌‍‌‌‌‍ ‍​‍‌‌​ ‌‌‌​​‍‌‌ ‌‍‍ ‌‍‌‌‌ ‍‌​‍‌‌​ ​ ‌​‌​​‍‌‌​ ​ ‌​‌​​‍‌‌​ ​‍​ ​‍​ ‌‍​ ‌​‌‍‌‍‌‍‌‍‌‍​‍​ ​‌​ ‍‌​ ‍​​ ​‌​ ​‍​ ‍‌​ ​ ​ ​​​‍‌‌​ ​‍​ ​‍​‍‌‌​ ‌‌‌​‌​​‍ ‍‌ ‌​‌‍‌‌‌ ‍​‌ ‌​​‍‌‍‌ ​​‌‍‌‌‌ ​‍‌ ​ ‌ ​​‌‍‌‌‌‍​ ‌ ‌​‌‍‍‌‌ ‌‍‌‍‌‌​ ‌‌ ​​‌ ‌‌‌‍​‍‌‍ ​‌‍‍‌‌ ​ ‌‍‍​‌‍‌‌‌‍‌​​‍​‍‌ ‌ ABM licensed from Harman’s lab is a ​​​​‌ ‍ ​‍​‍‌‍ ‌ ​‍‌‍‍‌‌‍‌ ‌‍‍‌‌‍ ‍​‍​‍​ ‍‍​‍​‍‌ ​ ‌‍​‌‌‍ ‍‌‍‍‌‌ ‌​‌ ‍‌​‍ ‍‌‍‍‌‌‍ ​‍​‍​‍ ​​‍​‍‌‍‍​‌ ​‍‌‍‌‌‌‍‌‍​‍​‍​ ‍‍​‍​‍​‍ ‌ ​ ‌ ‌​‌ ‌‌‌‍‌​‌‍‍‌‌‍ ​‍ ‌‍‍‌‌‍ ‍‌ ‌​‌‍‌‌‌‍ ‍‌ ‌​​‍ ‌‍‌‌‌‍‌​‌‍‍‌‌ ‌​​‍ ‌‍ ‌‌‍ ‌‍‌​‌‍‌‌​ ‌‌ ​​‌ ​‍‌‍‌‌‌ ​ ‌‍‌‌‌‍ ‍‌ ‌​‌‍​‌‌ ‌​‌‍‍‌‌‍ ‌‍ ‍​ ‍ ‌‍‍‌‌‍‌​​ ‌‌ ​​‌‍ ‌ ​ ‌ ‌​​‍ ‍‌ ​ ‌‍​‌​‍ ‍‌‍‌ ‌ ​‍‌‍ ‌ ‌ ‌‍‍‌‌‍ ‍‌‍‌ ​‍ ‌‌ ​​‌ ​‍‌‍ ‌‍‌‍‌‍‍‌‌ ‌​‌ ​ ​‍ ‌‌ ‌ ‌‍‍‌‌ ‌​‌‍‍​​‍ ‌‌‍ ‌‌‍‍‌‌‍​ ‌ ​‍‌‍ ‌‍​‍‌‍‌‌‌ ​ ​ ‍ ‌ ‌​‌ ‍‌‌ ​​‌‍‌‌​ ‌‌ ​​‌‍ ‌ ​ ‌ ‌​​ ‍ ‌ ​​‌‍​‌‌ ‌​‌‍‍​​ ‌‌‍​‍‌‍ ‌‍‌​‌ ‍‌​‍‌‌​ ‌‌‌​​‍‌‌ ‌‍‍ ‌‍‌‌‌ ‍‌​‍‌‌​ ​ ‌​‌​​‍‌‌​ ​ ‌​‌​​‍‌‌​ ​‍​ ​‍​ ‌‌‌‍​‍‌‍‌​‌‍​‌​ ‍​​ ‌​​ ‌‍​ ‌‌‌‍​ ​ ‍‌​ ​ ​ ‍‌​‍‌‌​ ​‍​ ​‍​‍‌‌​ ‌‌‌​‌​​‍ ‍‌‍​ ‌‍‍​‌‍‍‌‌‍ ​‌‍‌​‌ ​‍‌‍‌‌‌‍ ‍​‍‌‌​ ‌‌‌​​‍‌‌ ‌‍‍ ‌‍‌‌‌ ‍‌​‍‌‌​ ​ ‌​‌​​‍‌‌​ ​ ‌​‌​​‍‌‌​ ​‍​ ​‍​ ‌‍​ ‌​‌‍‌‍‌‍‌‍‌‍​‍​ ​‌​ ‍‌​ ‍​​ ​‌​ ​‍​ ‍‌​ ​ ​ ​‌​‍‌‌​ ​‍​ ​‍​‍‌‌​ ‌‌‌​‌​​‍ ‍‌ ‌​‌‍‌‌‌ ‍​‌ ‌​​ ‌‍​‍‌‍​‌‌ ​ ‌‍‌‌‌‌‌‌‌ ​‍‌‍ ​​ ‌​‍‌‌​ ​‍‌​‌‍‌ ​ ‌ ‌​‌ ‌‌‌‍‌​‌‍‍‌‌‍ ​‍‌‍‌‍‍‌‌‍‌​​ ‌‌ ​​‌‍ ‌ ​ ‌ ‌​​‍ ‍‌ ​ ‌‍​‌​‍ ‍‌‍‌ ‌ ​‍‌‍ ‌ ‌ ‌‍‍‌‌‍ ‍‌‍‌ ​‍ ‌‌ ​​‌ ​‍‌‍ ‌‍‌‍‌‍‍‌‌ ‌​‌ ​ ​‍ ‌‌ ‌ ‌‍‍‌‌ ‌​‌‍‍​​‍ ‌‌‍ ‌‌‍‍‌‌‍​ ‌ ​‍‌‍ ‌‍​‍‌‍‌‌‌ ​ ​‍‌‍‌ ‌​‌ ‍‌‌ ​​‌‍‌‌​ ‌‌ ​​‌‍ ‌ ​ ‌ ‌​​‍‌‍‌ ​​‌‍​‌‌ ‌​‌‍‍​​ ‌‌‍​‍‌‍ ‌‍‌​‌ ‍‌​‍‌‌​ ‌‌‌​​‍‌‌ ‌‍‍ ‌‍‌‌‌ ‍‌​‍‌‌​ ​ ‌​‌​​‍‌‌​ ​ ‌​‌​​‍‌‌​ ​‍​ ​‍​ ‌‌‌‍​‍‌‍‌​‌‍​‌​ ‍​​ ‌​​ ‌‍​ ‌‌‌‍​ ​ ‍‌​ ​ ​ ‍‌​‍‌‌​ ​‍​ ​‍​‍‌‌​ ‌‌‌​‌​​‍ ‍‌‍​ ‌‍‍​‌‍‍‌‌‍ ​‌‍‌​‌ ​‍‌‍‌‌‌‍ ‍​‍‌‌​ ‌‌‌​​‍‌‌ ‌‍‍ ‌‍‌‌‌ ‍‌​‍‌‌​ ​ ‌​‌​​‍‌‌​ ​ ‌​‌​​‍‌‌​ ​‍​ ​‍​ ‌‍​ ‌​‌‍‌‍‌‍‌‍‌‍​‍​ ​‌​ ‍‌​ ‍​​ ​‌​ ​‍​ ‍‌​ ​ ​ ​‌​‍‌‌​ ​‍​ ​‍​‍‌‌​ ‌‌‌​‌​​‍ ‍‌ ‌​‌‍‌‌‌ ‍​‌ ‌​​‍‌‍‌ ​​‌‍‌‌‌ ​‍‌ ​ ‌ ​​‌‍‌‌‌‍​ ‌ ‌​‌‍‍‌‌ ‌‍‌‍‌‌​ ‌‌ ​​‌ ‌‌‌‍​‍‌‍ ​‌‍‍‌‌ ​ ‌‍‍​‌‍‌‌‌‍‌​​‍​‍‌ ‌ Trichoderma​​​​‌ ‍ ​‍​‍‌‍ ‌ ​‍‌‍‍‌‌‍‌ ‌‍‍‌‌‍ ‍​‍​‍​ ‍‍​‍​‍‌ ​ ‌‍​‌‌‍ ‍‌‍‍‌‌ ‌​‌ ‍‌​‍ ‍‌‍‍‌‌‍ ​‍​‍​‍ ​​‍​‍‌‍‍​‌ ​‍‌‍‌‌‌‍‌‍​‍​‍​ ‍‍​‍​‍​‍ ‌ ​ ‌ ‌​‌ ‌‌‌‍‌​‌‍‍‌‌‍ ​‍ ‌‍‍‌‌‍ ‍‌ ‌​‌‍‌‌‌‍ ‍‌ ‌​​‍ ‌‍‌‌‌‍‌​‌‍‍‌‌ ‌​​‍ ‌‍ ‌‌‍ ‌‍‌​‌‍‌‌​ ‌‌ ​​‌ ​‍‌‍‌‌‌ ​ ‌‍‌‌‌‍ ‍‌ ‌​‌‍​‌‌ ‌​‌‍‍‌‌‍ ‌‍ ‍​ ‍ ‌‍‍‌‌‍‌​​ ‌‌ ​​‌‍ ‌ ​ ‌ ‌​​‍ ‍‌ ​ ‌‍​‌​‍ ‍‌‍‌ ‌ ​‍‌‍ ‌ ‌ ‌‍‍‌‌‍ ‍‌‍‌ ​‍ ‌‌ ​​‌ ​‍‌‍ ‌‍‌‍‌‍‍‌‌ ‌​‌ ​ ​‍ ‌‌ ‌ ‌‍‍‌‌ ‌​‌‍‍​​‍ ‌‌‍ ‌‌‍‍‌‌‍​ ‌ ​‍‌‍ ‌‍​‍‌‍‌‌‌ ​ ​ ‍ ‌ ‌​‌ ‍‌‌ ​​‌‍‌‌​ ‌‌ ​​‌‍ ‌ ​ ‌ ‌​​ ‍ ‌ ​​‌‍​‌‌ ‌​‌‍‍​​ ‌‌‍​‍‌‍ ‌‍‌​‌ ‍‌​‍‌‌​ ‌‌‌​​‍‌‌ ‌‍‍ ‌‍‌‌‌ ‍‌​‍‌‌​ ​ ‌​‌​​‍‌‌​ ​ ‌​‌​​‍‌‌​ ​‍​ ​‍​ ‌‌‌‍​‍‌‍‌​‌‍​‌​ ‍​​ ‌​​ ‌‍​ ‌‌‌‍​ ​ ‍‌​ ​ ​ ‍‌​‍‌‌​ ​‍​ ​‍​‍‌‌​ ‌‌‌​‌​​‍ ‍‌‍​ ‌‍‍​‌‍‍‌‌‍ ​‌‍‌​‌ ​‍‌‍‌‌‌‍ ‍​‍‌‌​ ‌‌‌​​‍‌‌ ‌‍‍ ‌‍‌‌‌ ‍‌​‍‌‌​ ​ ‌​‌​​‍‌‌​ ​ ‌​‌​​‍‌‌​ ​‍​ ​‍​ ‌‍​ ‌​‌‍‌‍‌‍‌‍‌‍​‍​ ​‌​ ‍‌​ ‍​​ ​‌​ ​‍​ ‍‌​ ​ ​ ​‍​‍‌‌​ ​‍​ ​‍​‍‌‌​ ‌‌‌​‌​​‍ ‍‌ ‌​‌‍‌‌‌ ‍​‌ ‌​​ ‌‍​‍‌‍​‌‌ ​ ‌‍‌‌‌‌‌‌‌ ​‍‌‍ ​​ ‌​‍‌‌​ ​‍‌​‌‍‌ ​ ‌ ‌​‌ ‌‌‌‍‌​‌‍‍‌‌‍ ​‍‌‍‌‍‍‌‌‍‌​​ ‌‌ ​​‌‍ ‌ ​ ‌ ‌​​‍ ‍‌ ​ ‌‍​‌​‍ ‍‌‍‌ ‌ ​‍‌‍ ‌ ‌ ‌‍‍‌‌‍ ‍‌‍‌ ​‍ ‌‌ ​​‌ ​‍‌‍ ‌‍‌‍‌‍‍‌‌ ‌​‌ ​ ​‍ ‌‌ ‌ ‌‍‍‌‌ ‌​‌‍‍​​‍ ‌‌‍ ‌‌‍‍‌‌‍​ ‌ ​‍‌‍ ‌‍​‍‌‍‌‌‌ ​ ​‍‌‍‌ ‌​‌ ‍‌‌ ​​‌‍‌‌​ ‌‌ ​​‌‍ ‌ ​ ‌ ‌​​‍‌‍‌ ​​‌‍​‌‌ ‌​‌‍‍​​ ‌‌‍​‍‌‍ ‌‍‌​‌ ‍‌​‍‌‌​ ‌‌‌​​‍‌‌ ‌‍‍ ‌‍‌‌‌ ‍‌​‍‌‌​ ​ ‌​‌​​‍‌‌​ ​ ‌​‌​​‍‌‌​ ​‍​ ​‍​ ‌‌‌‍​‍‌‍‌​‌‍​‌​ ‍​​ ‌​​ ‌‍​ ‌‌‌‍​ ​ ‍‌​ ​ ​ ‍‌​‍‌‌​ ​‍​ ​‍​‍‌‌​ ‌‌‌​‌​​‍ ‍‌‍​ ‌‍‍​‌‍‍‌‌‍ ​‌‍‌​‌ ​‍‌‍‌‌‌‍ ‍​‍‌‌​ ‌‌‌​​‍‌‌ ‌‍‍ ‌‍‌‌‌ ‍‌​‍‌‌​ ​ ‌​‌​​‍‌‌​ ​ ‌​‌​​‍‌‌​ ​‍​ ​‍​ ‌‍​ ‌​‌‍‌‍‌‍‌‍‌‍​‍​ ​‌​ ‍‌​ ‍​​ ​‌​ ​‍​ ‍‌​ ​ ​ ​‍​‍‌‌​ ​‍​ ​‍​‍‌‌​ ‌‌‌​‌​​‍ ‍‌ ‌​‌‍‌‌‌ ‍​‌ ‌​​‍‌‍‌ ​​‌‍‌‌‌ ​‍‌ ​ ‌ ​​‌‍‌‌‌‍​ ‌ ‌​‌‍‍‌‌ ‌‍‌‍‌‌​ ‌‌ ​​‌ ‌‌‌‍​‍‌‍ ​‌‍‍‌‌ ​ ‌‍‍​‌‍‌‌‌‍‌​​‍​‍‌ ‌–based root inoculant for corn known as SabrEX. In return for
starches and sugar from the plant, the microbes in SabrEx exude enzymes and proteins that help the plant develop a more robust root
system, improve resistance to disease, and use water and nitrogen more efficiently, Harman says. Farmers can expect an average 8.5-
bushel-per-acre yield increase when they use SabrEX, he claims.​​​​‌ ‍ ​‍​‍‌‍ ‌ ​‍‌‍‍‌‌‍‌ ‌‍‍‌‌‍ ‍​‍​‍​ ‍‍​‍​‍‌ ​ ‌‍​‌‌‍ ‍‌‍‍‌‌ ‌​‌ ‍‌​‍ ‍‌‍‍‌‌‍ ​‍​‍​‍ ​​‍​‍‌‍‍​‌ ​‍‌‍‌‌‌‍‌‍​‍​‍​ ‍‍​‍​‍​‍ ‌ ​ ‌ ‌​‌ ‌‌‌‍‌​‌‍‍‌‌‍ ​‍ ‌‍‍‌‌‍ ‍‌ ‌​‌‍‌‌‌‍ ‍‌ ‌​​‍ ‌‍‌‌‌‍‌​‌‍‍‌‌ ‌​​‍ ‌‍ ‌‌‍ ‌‍‌​‌‍‌‌​ ‌‌ ​​‌ ​‍‌‍‌‌‌ ​ ‌‍‌‌‌‍ ‍‌ ‌​‌‍​‌‌ ‌​‌‍‍‌‌‍ ‌‍ ‍​ ‍ ‌‍‍‌‌‍‌​​ ‌‌ ​​‌‍ ‌ ​ ‌ ‌​​‍ ‍‌ ​ ‌‍​‌​‍ ‍‌‍‌ ‌ ​‍‌‍ ‌ ‌ ‌‍‍‌‌‍ ‍‌‍‌ ​‍ ‌‌ ​​‌ ​‍‌‍ ‌‍‌‍‌‍‍‌‌ ‌​‌ ​ ​‍ ‌‌ ‌ ‌‍‍‌‌ ‌​‌‍‍​​‍ ‌‌‍ ‌‌‍‍‌‌‍​ ‌ ​‍‌‍ ‌‍​‍‌‍‌‌‌ ​ ​ ‍ ‌ ‌​‌ ‍‌‌ ​​‌‍‌‌​ ‌‌ ​​‌‍ ‌ ​ ‌ ‌​​ ‍ ‌ ​​‌‍​‌‌ ‌​‌‍‍​​ ‌‌‍​‍‌‍ ‌‍‌​‌ ‍‌​‍‌‌​ ‌‌‌​​‍‌‌ ‌‍‍ ‌‍‌‌‌ ‍‌​‍‌‌​ ​ ‌​‌​​‍‌‌​ ​ ‌​‌​​‍‌‌​ ​‍​ ​‍​ ‌‌‌‍​‍‌‍‌​‌‍​‌​ ‍​​ ‌​​ ‌‍​ ‌‌‌‍​ ​ ‍‌​ ​ ​ ‍‌​‍‌‌​ ​‍​ ​‍​‍‌‌​ ‌‌‌​‌​​‍ ‍‌‍​ ‌‍‍​‌‍‍‌‌‍ ​‌‍‌​‌ ​‍‌‍‌‌‌‍ ‍​‍‌‌​ ‌‌‌​​‍‌‌ ‌‍‍ ‌‍‌‌‌ ‍‌​‍‌‌​ ​ ‌​‌​​‍‌‌​ ​ ‌​‌​​‍‌‌​ ​‍​ ​‍​ ‌‍​ ‌​‌‍‌‍‌‍‌‍‌‍​‍​ ​‌​ ‍‌​ ‍​​ ​‌​ ​‍​ ‍‌​ ​ ​ ​ ​‍‌‌​ ​‍​ ​‍​‍‌‌​ ‌‌‌​‌​​‍ ‍‌ ‌​‌‍‌‌‌ ‍​‌ ‌​​ ‌‍​‍‌‍​‌‌ ​ ‌‍‌‌‌‌‌‌‌ ​‍‌‍ ​​ ‌​‍‌‌​ ​‍‌​‌‍‌ ​ ‌ ‌​‌ ‌‌‌‍‌​‌‍‍‌‌‍ ​‍‌‍‌‍‍‌‌‍‌​​ ‌‌ ​​‌‍ ‌ ​ ‌ ‌​​‍ ‍‌ ​ ‌‍​‌​‍ ‍‌‍‌ ‌ ​‍‌‍ ‌ ‌ ‌‍‍‌‌‍ ‍‌‍‌ ​‍ ‌‌ ​​‌ ​‍‌‍ ‌‍‌‍‌‍‍‌‌ ‌​‌ ​ ​‍ ‌‌ ‌ ‌‍‍‌‌ ‌​‌‍‍​​‍ ‌‌‍ ‌‌‍‍‌‌‍​ ‌ ​‍‌‍ ‌‍​‍‌‍‌‌‌ ​ ​‍‌‍‌ ‌​‌ ‍‌‌ ​​‌‍‌‌​ ‌‌ ​​‌‍ ‌ ​ ‌ ‌​​‍‌‍‌ ​​‌‍​‌‌ ‌​‌‍‍​​ ‌‌‍​‍‌‍ ‌‍‌​‌ ‍‌​‍‌‌​ ‌‌‌​​‍‌‌ ‌‍‍ ‌‍‌‌‌ ‍‌​‍‌‌​ ​ ‌​‌​​‍‌‌​ ​ ‌​‌​​‍‌‌​ ​‍​ ​‍​ ‌‌‌‍​‍‌‍‌​‌‍​‌​ ‍​​ ‌​​ ‌‍​ ‌‌‌‍​ ​ ‍‌​ ​ ​ ‍‌​‍‌‌​ ​‍​ ​‍​‍‌‌​ ‌‌‌​‌​​‍ ‍‌‍​ ‌‍‍​‌‍‍‌‌‍ ​‌‍‌​‌ ​‍‌‍‌‌‌‍ ‍​‍‌‌​ ‌‌‌​​‍‌‌ ‌‍‍ ‌‍‌‌‌ ‍‌​‍‌‌​ ​ ‌​‌​​‍‌‌​ ​ ‌​‌​​‍‌‌​ ​‍​ ​‍​ ‌‍​ ‌​‌‍‌‍‌‍‌‍‌‍​‍​ ​‌​ ‍‌​ ‍​​ ​‌​ ​‍​ ‍‌​ ​ ​ ​ ​‍‌‌​ ​‍​ ​‍​‍‌‌​ ‌‌‌​‌​​‍ ‍‌ ‌​‌‍‌‌‌ ‍​‌ ‌​​‍‌‍‌ ​​‌‍‌‌‌ ​‍‌ ​ ‌ ​​‌‍‌‌‌‍​ ‌ ‌​‌‍‍‌‌ ‌‍‌‍‌‌​ ‌‌ ​​‌ ‌‌‌‍​‍‌‍ ​‌‍‍‌‌ ​ ‌‍‍​‌‍‌‌‌‍‌​​‍​‍‌ ‌
Alison Stewart is a ​​​​‌ ‍ ​‍​‍‌‍ ‌ ​‍‌‍‍‌‌‍‌ ‌‍‍‌‌‍ ‍​‍​‍​ ‍‍​‍​‍‌ ​ ‌‍​‌‌‍ ‍‌‍‍‌‌ ‌​‌ ‍‌​‍ ‍‌‍‍‌‌‍ ​‍​‍​‍ ​​‍​‍‌‍‍​‌ ​‍‌‍‌‌‌‍‌‍​‍​‍​ ‍‍​‍​‍​‍ ‌ ​ ‌ ‌​‌ ‌‌‌‍‌​‌‍‍‌‌‍ ​‍ ‌‍‍‌‌‍ ‍‌ ‌​‌‍‌‌‌‍ ‍‌ ‌​​‍ ‌‍‌‌‌‍‌​‌‍‍‌‌ ‌​​‍ ‌‍ ‌‌‍ ‌‍‌​‌‍‌‌​ ‌‌ ​​‌ ​‍‌‍‌‌‌ ​ ‌‍‌‌‌‍ ‍‌ ‌​‌‍​‌‌ ‌​‌‍‍‌‌‍ ‌‍ ‍​ ‍ ‌‍‍‌‌‍‌​​ ‌‌ ​​‌‍ ‌ ​ ‌ ‌​​‍ ‍‌ ​ ‌‍​‌​‍ ‍‌‍‌ ‌ ​‍‌‍ ‌ ‌ ‌‍‍‌‌‍ ‍‌‍‌ ​‍ ‌‌ ​​‌ ​‍‌‍ ‌‍‌‍‌‍‍‌‌ ‌​‌ ​ ​‍ ‌‌ ‌ ‌‍‍‌‌ ‌​‌‍‍​​‍ ‌‌‍ ‌‌‍‍‌‌‍​ ‌ ​‍‌‍ ‌‍​‍‌‍‌‌‌ ​ ​ ‍ ‌ ‌​‌ ‍‌‌ ​​‌‍‌‌​ ‌‌ ​​‌‍ ‌ ​ ‌ ‌​​ ‍ ‌ ​​‌‍​‌‌ ‌​‌‍‍​​ ‌‌‍​‍‌‍ ‌‍‌​‌ ‍‌​‍‌‌​ ‌‌‌​​‍‌‌ ‌‍‍ ‌‍‌‌‌ ‍‌​‍‌‌​ ​ ‌​‌​​‍‌‌​ ​ ‌​‌​​‍‌‌​ ​‍​ ​‍​ ​‌‌‍​ ​ ​‌​ ‍​​ ‍​‌‍​‌​ ‌ ‌‍‌​​ ​ ‌‍‌‌‌‍​‍‌‍‌‍​‍‌‌​ ​‍​ ​‍​‍‌‌​ ‌‌‌​‌​​‍ ‍‌‍​ ‌‍‍​‌‍‍‌‌‍ ​‌‍‌​‌ ​‍‌‍‌‌‌‍ ‍​‍‌‌​ ‌‌‌​​‍‌‌ ‌‍‍ ‌‍‌‌‌ ‍‌​‍‌‌​ ​ ‌​‌​​‍‌‌​ ​ ‌​‌​​‍‌‌​ ​‍​ ​‍‌‍‌​‌‍​ ​ ‌‍‌‍​‌​ ‌‌​ ‌​​ ‍‌​ ‌ ‌‍‌‌‌‍‌‍​ ​‌​ ‌ ​ ​​​‍‌‌​ ​‍​ ​‍​‍‌‌​ ‌‌‌​‌​​‍ ‍‌ ‌​‌‍‌‌‌ ‍​‌ ‌​​ ‌‍​‍‌‍​‌‌ ​ ‌‍‌‌‌‌‌‌‌ ​‍‌‍ ​​ ‌​‍‌‌​ ​‍‌​‌‍‌ ​ ‌ ‌​‌ ‌‌‌‍‌​‌‍‍‌‌‍ ​‍‌‍‌‍‍‌‌‍‌​​ ‌‌ ​​‌‍ ‌ ​ ‌ ‌​​‍ ‍‌ ​ ‌‍​‌​‍ ‍‌‍‌ ‌ ​‍‌‍ ‌ ‌ ‌‍‍‌‌‍ ‍‌‍‌ ​‍ ‌‌ ​​‌ ​‍‌‍ ‌‍‌‍‌‍‍‌‌ ‌​‌ ​ ​‍ ‌‌ ‌ ‌‍‍‌‌ ‌​‌‍‍​​‍ ‌‌‍ ‌‌‍‍‌‌‍​ ‌ ​‍‌‍ ‌‍​‍‌‍‌‌‌ ​ ​‍‌‍‌ ‌​‌ ‍‌‌ ​​‌‍‌‌​ ‌‌ ​​‌‍ ‌ ​ ‌ ‌​​‍‌‍‌ ​​‌‍​‌‌ ‌​‌‍‍​​ ‌‌‍​‍‌‍ ‌‍‌​‌ ‍‌​‍‌‌​ ‌‌‌​​‍‌‌ ‌‍‍ ‌‍‌‌‌ ‍‌​‍‌‌​ ​ ‌​‌​​‍‌‌​ ​ ‌​‌​​‍‌‌​ ​‍​ ​‍​ ​‌‌‍​ ​ ​‌​ ‍​​ ‍​‌‍​‌​ ‌ ‌‍‌​​ ​ ‌‍‌‌‌‍​‍‌‍‌‍​‍‌‌​ ​‍​ ​‍​‍‌‌​ ‌‌‌​‌​​‍ ‍‌‍​ ‌‍‍​‌‍‍‌‌‍ ​‌‍‌​‌ ​‍‌‍‌‌‌‍ ‍​‍‌‌​ ‌‌‌​​‍‌‌ ‌‍‍ ‌‍‌‌‌ ‍‌​‍‌‌​ ​ ‌​‌​​‍‌‌​ ​ ‌​‌​​‍‌‌​ ​‍​ ​‍‌‍‌​‌‍​ ​ ‌‍‌‍​‌​ ‌‌​ ‌​​ ‍‌​ ‌ ‌‍‌‌‌‍‌‍​ ​‌​ ‌ ​ ​​​‍‌‌​ ​‍​ ​‍​‍‌‌​ ‌‌‌​‌​​‍ ‍‌ ‌​‌‍‌‌‌ ‍​‌ ‌​​‍‌‍‌ ​​‌‍‌‌‌ ​‍‌ ​ ‌ ​​‌‍‌‌‌‍​ ‌ ‌​‌‍‍‌‌ ‌‍‌‍‌‌​ ‌‌ ​​‌ ‌‌‌‍​‍‌‍ ​‌‍‍‌‌ ​ ‌‍‍​‌‍‌‌‌‍‌​​‍​‍‌ ‌ Trichoderma​​​​‌ ‍ ​‍​‍‌‍ ‌ ​‍‌‍‍‌‌‍‌ ‌‍‍‌‌‍ ‍​‍​‍​ ‍‍​‍​‍‌ ​ ‌‍​‌‌‍ ‍‌‍‍‌‌ ‌​‌ ‍‌​‍ ‍‌‍‍‌‌‍ ​‍​‍​‍ ​​‍​‍‌‍‍​‌ ​‍‌‍‌‌‌‍‌‍​‍​‍​ ‍‍​‍​‍​‍ ‌ ​ ‌ ‌​‌ ‌‌‌‍‌​‌‍‍‌‌‍ ​‍ ‌‍‍‌‌‍ ‍‌ ‌​‌‍‌‌‌‍ ‍‌ ‌​​‍ ‌‍‌‌‌‍‌​‌‍‍‌‌ ‌​​‍ ‌‍ ‌‌‍ ‌‍‌​‌‍‌‌​ ‌‌ ​​‌ ​‍‌‍‌‌‌ ​ ‌‍‌‌‌‍ ‍‌ ‌​‌‍​‌‌ ‌​‌‍‍‌‌‍ ‌‍ ‍​ ‍ ‌‍‍‌‌‍‌​​ ‌‌ ​​‌‍ ‌ ​ ‌ ‌​​‍ ‍‌ ​ ‌‍​‌​‍ ‍‌‍‌ ‌ ​‍‌‍ ‌ ‌ ‌‍‍‌‌‍ ‍‌‍‌ ​‍ ‌‌ ​​‌ ​‍‌‍ ‌‍‌‍‌‍‍‌‌ ‌​‌ ​ ​‍ ‌‌ ‌ ‌‍‍‌‌ ‌​‌‍‍​​‍ ‌‌‍ ‌‌‍‍‌‌‍​ ‌ ​‍‌‍ ‌‍​‍‌‍‌‌‌ ​ ​ ‍ ‌ ‌​‌ ‍‌‌ ​​‌‍‌‌​ ‌‌ ​​‌‍ ‌ ​ ‌ ‌​​ ‍ ‌ ​​‌‍​‌‌ ‌​‌‍‍​​ ‌‌‍​‍‌‍ ‌‍‌​‌ ‍‌​‍‌‌​ ‌‌‌​​‍‌‌ ‌‍‍ ‌‍‌‌‌ ‍‌​‍‌‌​ ​ ‌​‌​​‍‌‌​ ​ ‌​‌​​‍‌‌​ ​‍​ ​‍​ ​‌‌‍​ ​ ​‌​ ‍​​ ‍​‌‍​‌​ ‌ ‌‍‌​​ ​ ‌‍‌‌‌‍​‍‌‍‌‍​‍‌‌​ ​‍​ ​‍​‍‌‌​ ‌‌‌​‌​​‍ ‍‌‍​ ‌‍‍​‌‍‍‌‌‍ ​‌‍‌​‌ ​‍‌‍‌‌‌‍ ‍​‍‌‌​ ‌‌‌​​‍‌‌ ‌‍‍ ‌‍‌‌‌ ‍‌​‍‌‌​ ​ ‌​‌​​‍‌‌​ ​ ‌​‌​​‍‌‌​ ​‍​ ​‍‌‍‌​‌‍​ ​ ‌‍‌‍​‌​ ‌‌​ ‌​​ ‍‌​ ‌ ‌‍‌‌‌‍‌‍​ ​‌​ ‌ ​ ​‌​‍‌‌​ ​‍​ ​‍​‍‌‌​ ‌‌‌​‌​​‍ ‍‌ ‌​‌‍‌‌‌ ‍​‌ ‌​​ ‌‍​‍‌‍​‌‌ ​ ‌‍‌‌‌‌‌‌‌ ​‍‌‍ ​​ ‌​‍‌‌​ ​‍‌​‌‍‌ ​ ‌ ‌​‌ ‌‌‌‍‌​‌‍‍‌‌‍ ​‍‌‍‌‍‍‌‌‍‌​​ ‌‌ ​​‌‍ ‌ ​ ‌ ‌​​‍ ‍‌ ​ ‌‍​‌​‍ ‍‌‍‌ ‌ ​‍‌‍ ‌ ‌ ‌‍‍‌‌‍ ‍‌‍‌ ​‍ ‌‌ ​​‌ ​‍‌‍ ‌‍‌‍‌‍‍‌‌ ‌​‌ ​ ​‍ ‌‌ ‌ ‌‍‍‌‌ ‌​‌‍‍​​‍ ‌‌‍ ‌‌‍‍‌‌‍​ ‌ ​‍‌‍ ‌‍​‍‌‍‌‌‌ ​ ​‍‌‍‌ ‌​‌ ‍‌‌ ​​‌‍‌‌​ ‌‌ ​​‌‍ ‌ ​ ‌ ‌​​‍‌‍‌ ​​‌‍​‌‌ ‌​‌‍‍​​ ‌‌‍​‍‌‍ ‌‍‌​‌ ‍‌​‍‌‌​ ‌‌‌​​‍‌‌ ‌‍‍ ‌‍‌‌‌ ‍‌​‍‌‌​ ​ ‌​‌​​‍‌‌​ ​ ‌​‌​​‍‌‌​ ​‍​ ​‍​ ​‌‌‍​ ​ ​‌​ ‍​​ ‍​‌‍​‌​ ‌ ‌‍‌​​ ​ ‌‍‌‌‌‍​‍‌‍‌‍​‍‌‌​ ​‍​ ​‍​‍‌‌​ ‌‌‌​‌​​‍ ‍‌‍​ ‌‍‍​‌‍‍‌‌‍ ​‌‍‌​‌ ​‍‌‍‌‌‌‍ ‍​‍‌‌​ ‌‌‌​​‍‌‌ ‌‍‍ ‌‍‌‌‌ ‍‌​‍‌‌​ ​ ‌​‌​​‍‌‌​ ​ ‌​‌​​‍‌‌​ ​‍​ ​‍‌‍‌​‌‍​ ​ ‌‍‌‍​‌​ ‌‌​ ‌​​ ‍‌​ ‌ ‌‍‌‌‌‍‌‍​ ​‌​ ‌ ​ ​‌​‍‌‌​ ​‍​ ​‍​‍‌‌​ ‌‌‌​‌​​‍ ‍‌ ‌​‌‍‌‌‌ ‍​‌ ‌​​‍‌‍‌ ​​‌‍‌‌‌ ​‍‌ ​ ‌ ​​‌‍‌‌‌‍​ ‌ ‌​‌‍‍‌‌ ‌‍‌‍‌‌​ ‌‌ ​​‌ ‌‌‌‍​‍‌‍ ​‌‍‍‌‌ ​ ‌‍‍​‌‍‌‌‌‍‌​​‍​‍‌ ‌ researcher formerly at New Zealand’s Lincoln University who is now chief technology officer of the
bioproducts firm Marrone Bio Innovations. She also sees promise ahead for microbial plant treatments. Investments from large companies
“will give farmers more confidence that these products will deliver,” Stewart says.​​​​‌ ‍ ​‍​‍‌‍ ‌ ​‍‌‍‍‌‌‍‌ ‌‍‍‌‌‍ ‍​‍​‍​ ‍‍​‍​‍‌ ​ ‌‍​‌‌‍ ‍‌‍‍‌‌ ‌​‌ ‍‌​‍ ‍‌‍‍‌‌‍ ​‍​‍​‍ ​​‍​‍‌‍‍​‌ ​‍‌‍‌‌‌‍‌‍​‍​‍​ ‍‍​‍​‍​‍ ‌ ​ ‌ ‌​‌ ‌‌‌‍‌​‌‍‍‌‌‍ ​‍ ‌‍‍‌‌‍ ‍‌ ‌​‌‍‌‌‌‍ ‍‌ ‌​​‍ ‌‍‌‌‌‍‌​‌‍‍‌‌ ‌​​‍ ‌‍ ‌‌‍ ‌‍‌​‌‍‌‌​ ‌‌ ​​‌ ​‍‌‍‌‌‌ ​ ‌‍‌‌‌‍ ‍‌ ‌​‌‍​‌‌ ‌​‌‍‍‌‌‍ ‌‍ ‍​ ‍ ‌‍‍‌‌‍‌​​ ‌‌ ​​‌‍ ‌ ​ ‌ ‌​​‍ ‍‌ ​ ‌‍​‌​‍ ‍‌‍‌ ‌ ​‍‌‍ ‌ ‌ ‌‍‍‌‌‍ ‍‌‍‌ ​‍ ‌‌ ​​‌ ​‍‌‍ ‌‍‌‍‌‍‍‌‌ ‌​‌ ​ ​‍ ‌‌ ‌ ‌‍‍‌‌ ‌​‌‍‍​​‍ ‌‌‍ ‌‌‍‍‌‌‍​ ‌ ​‍‌‍ ‌‍​‍‌‍‌‌‌ ​ ​ ‍ ‌ ‌​‌ ‍‌‌ ​​‌‍‌‌​ ‌‌ ​​‌‍ ‌ ​ ‌ ‌​​ ‍ ‌ ​​‌‍​‌‌ ‌​‌‍‍​​ ‌‌‍​‍‌‍ ‌‍‌​‌ ‍‌​‍‌‌​ ‌‌‌​​‍‌‌ ‌‍‍ ‌‍‌‌‌ ‍‌​‍‌‌​ ​ ‌​‌​​‍‌‌​ ​ ‌​‌​​‍‌‌​ ​‍​ ​‍​ ​‌‌‍​ ​ ​‌​ ‍​​ ‍​‌‍​‌​ ‌ ‌‍‌​​ ​ ‌‍‌‌‌‍​‍‌‍‌‍​‍‌‌​ ​‍​ ​‍​‍‌‌​ ‌‌‌​‌​​‍ ‍‌‍​ ‌‍‍​‌‍‍‌‌‍ ​‌‍‌​‌ ​‍‌‍‌‌‌‍ ‍​‍‌‌​ ‌‌‌​​‍‌‌ ‌‍‍ ‌‍‌‌‌ ‍‌​‍‌‌​ ​ ‌​‌​​‍‌‌​ ​ ‌​‌​​‍‌‌​ ​‍​ ​‍‌‍‌​‌‍​ ​ ‌‍‌‍​‌​ ‌‌​ ‌​​ ‍‌​ ‌ ‌‍‌‌‌‍‌‍​ ​‌​ ‌ ​ ​‍​‍‌‌​ ​‍​ ​‍​‍‌‌​ ‌‌‌​‌​​‍ ‍‌ ‌​‌‍‌‌‌ ‍​‌ ‌​​ ‌‍​‍‌‍​‌‌ ​ ‌‍‌‌‌‌‌‌‌ ​‍‌‍ ​​ ‌​‍‌‌​ ​‍‌​‌‍‌ ​ ‌ ‌​‌ ‌‌‌‍‌​‌‍‍‌‌‍ ​‍‌‍‌‍‍‌‌‍‌​​ ‌‌ ​​‌‍ ‌ ​ ‌ ‌​​‍ ‍‌ ​ ‌‍​‌​‍ ‍‌‍‌ ‌ ​‍‌‍ ‌ ‌ ‌‍‍‌‌‍ ‍‌‍‌ ​‍ ‌‌ ​​‌ ​‍‌‍ ‌‍‌‍‌‍‍‌‌ ‌​‌ ​ ​‍ ‌‌ ‌ ‌‍‍‌‌ ‌​‌‍‍​​‍ ‌‌‍ ‌‌‍‍‌‌‍​ ‌ ​‍‌‍ ‌‍​‍‌‍‌‌‌ ​ ​‍‌‍‌ ‌​‌ ‍‌‌ ​​‌‍‌‌​ ‌‌ ​​‌‍ ‌ ​ ‌ ‌​​‍‌‍‌ ​​‌‍​‌‌ ‌​‌‍‍​​ ‌‌‍​‍‌‍ ‌‍‌​‌ ‍‌​‍‌‌​ ‌‌‌​​‍‌‌ ‌‍‍ ‌‍‌‌‌ ‍‌​‍‌‌​ ​ ‌​‌​​‍‌‌​ ​ ‌​‌​​‍‌‌​ ​‍​ ​‍​ ​‌‌‍​ ​ ​‌​ ‍​​ ‍​‌‍​‌​ ‌ ‌‍‌​​ ​ ‌‍‌‌‌‍​‍‌‍‌‍​‍‌‌​ ​‍​ ​‍​‍‌‌​ ‌‌‌​‌​​‍ ‍‌‍​ ‌‍‍​‌‍‍‌‌‍ ​‌‍‌​‌ ​‍‌‍‌‌‌‍ ‍​‍‌‌​ ‌‌‌​​‍‌‌ ‌‍‍ ‌‍‌‌‌ ‍‌​‍‌‌​ ​ ‌​‌​​‍‌‌​ ​ ‌​‌​​‍‌‌​ ​‍​ ​‍‌‍‌​‌‍​ ​ ‌‍‌‍​‌​ ‌‌​ ‌​​ ‍‌​ ‌ ‌‍‌‌‌‍‌‍​ ​‌​ ‌ ​ ​‍​‍‌‌​ ​‍​ ​‍​‍‌‌​ ‌‌‌​‌​​‍ ‍‌ ‌​‌‍‌‌‌ ‍​‌ ‌​​‍‌‍‌ ​​‌‍‌‌‌ ​‍‌ ​ ‌ ​​‌‍‌‌‌‍​ ‌ ‌​‌‍‍‌‌ ‌‍‌‍‌‌​ ‌‌ ​​‌ ‌‌‌‍​‍‌‍ ​‌‍‍‌‌ ​ ‌‍‍​‌‍‌‌‌‍‌​​‍​‍‌ ‌
Marrone already sells products that aid plant growth, among them a plant extract that staves off soil-borne disease. It is also evaluating six
new microbial inoculants offering benefits that include enhanced root growth and increased nitrogen and phosphorus uptake, Stewart says.​​​​‌ ‍ ​‍​‍‌‍ ‌ ​‍‌‍‍‌‌‍‌ ‌‍‍‌‌‍ ‍​‍​‍​ ‍‍​‍​‍‌ ​ ‌‍​‌‌‍ ‍‌‍‍‌‌ ‌​‌ ‍‌​‍ ‍‌‍‍‌‌‍ ​‍​‍​‍ ​​‍​‍‌‍‍​‌ ​‍‌‍‌‌‌‍‌‍​‍​‍​ ‍‍​‍​‍​‍ ‌ ​ ‌ ‌​‌ ‌‌‌‍‌​‌‍‍‌‌‍ ​‍ ‌‍‍‌‌‍ ‍‌ ‌​‌‍‌‌‌‍ ‍‌ ‌​​‍ ‌‍‌‌‌‍‌​‌‍‍‌‌ ‌​​‍ ‌‍ ‌‌‍ ‌‍‌​‌‍‌‌​ ‌‌ ​​‌ ​‍‌‍‌‌‌ ​ ‌‍‌‌‌‍ ‍‌ ‌​‌‍​‌‌ ‌​‌‍‍‌‌‍ ‌‍ ‍​ ‍ ‌‍‍‌‌‍‌​​ ‌‌ ​​‌‍ ‌ ​ ‌ ‌​​‍ ‍‌ ​ ‌‍​‌​‍ ‍‌‍‌ ‌ ​‍‌‍ ‌ ‌ ‌‍‍‌‌‍ ‍‌‍‌ ​‍ ‌‌ ​​‌ ​‍‌‍ ‌‍‌‍‌‍‍‌‌ ‌​‌ ​ ​‍ ‌‌ ‌ ‌‍‍‌‌ ‌​‌‍‍​​‍ ‌‌‍ ‌‌‍‍‌‌‍​ ‌ ​‍‌‍ ‌‍​‍‌‍‌‌‌ ​ ​ ‍ ‌ ‌​‌ ‍‌‌ ​​‌‍‌‌​ ‌‌ ​​‌‍ ‌ ​ ‌ ‌​​ ‍ ‌ ​​‌‍​‌‌ ‌​‌‍‍​​ ‌‌‍​‍‌‍ ‌‍‌​‌ ‍‌​‍‌‌​ ‌‌‌​​‍‌‌ ‌‍‍ ‌‍‌‌‌ ‍‌​‍‌‌​ ​ ‌​‌​​‍‌‌​ ​ ‌​‌​​‍‌‌​ ​‍​ ​‍‌‍​‍‌‍‌​​ ‌ ​ ‍‌‌‍‌​‌‍​ ​ ‌​​ ‌ ​ ​‍‌‍​‌​ ​‌​ ​‍​‍‌‌​ ​‍​ ​‍​‍‌‌​ ‌‌‌​‌​​‍ ‍‌‍​ ‌‍‍​‌‍‍‌‌‍ ​‌‍‌​‌ ​‍‌‍‌‌‌‍ ‍​‍‌‌​ ‌‌‌​​‍‌‌ ‌‍‍ ‌‍‌‌‌ ‍‌​‍‌‌​ ​ ‌​‌​​‍‌‌​ ​ ‌​‌​​‍‌‌​ ​‍​ ​‍​ ​‍​ ​‍‌‍​‌​ ​‌‌‍‌‌​ ‌‌​ ​ ‌‍‌​‌‍​ ​ ‌‍‌‍‌‍​ ​ ​ ​​​‍‌‌​ ​‍​ ​‍​‍‌‌​ ‌‌‌​‌​​‍ ‍‌ ‌​‌‍‌‌‌ ‍​‌ ‌​​ ‌‍​‍‌‍​‌‌ ​ ‌‍‌‌‌‌‌‌‌ ​‍‌‍ ​​ ‌​‍‌‌​ ​‍‌​‌‍‌ ​ ‌ ‌​‌ ‌‌‌‍‌​‌‍‍‌‌‍ ​‍‌‍‌‍‍‌‌‍‌​​ ‌‌ ​​‌‍ ‌ ​ ‌ ‌​​‍ ‍‌ ​ ‌‍​‌​‍ ‍‌‍‌ ‌ ​‍‌‍ ‌ ‌ ‌‍‍‌‌‍ ‍‌‍‌ ​‍ ‌‌ ​​‌ ​‍‌‍ ‌‍‌‍‌‍‍‌‌ ‌​‌ ​ ​‍ ‌‌ ‌ ‌‍‍‌‌ ‌​‌‍‍​​‍ ‌‌‍ ‌‌‍‍‌‌‍​ ‌ ​‍‌‍ ‌‍​‍‌‍‌‌‌ ​ ​‍‌‍‌ ‌​‌ ‍‌‌ ​​‌‍‌‌​ ‌‌ ​​‌‍ ‌ ​ ‌ ‌​​‍‌‍‌ ​​‌‍​‌‌ ‌​‌‍‍​​ ‌‌‍​‍‌‍ ‌‍‌​‌ ‍‌​‍‌‌​ ‌‌‌​​‍‌‌ ‌‍‍ ‌‍‌‌‌ ‍‌​‍‌‌​ ​ ‌​‌​​‍‌‌​ ​ ‌​‌​​‍‌‌​ ​‍​ ​‍‌‍​‍‌‍‌​​ ‌ ​ ‍‌‌‍‌​‌‍​ ​ ‌​​ ‌ ​ ​‍‌‍​‌​ ​‌​ ​‍​‍‌‌​ ​‍​ ​‍​‍‌‌​ ‌‌‌​‌​​‍ ‍‌‍​ ‌‍‍​‌‍‍‌‌‍ ​‌‍‌​‌ ​‍‌‍‌‌‌‍ ‍​‍‌‌​ ‌‌‌​​‍‌‌ ‌‍‍ ‌‍‌‌‌ ‍‌​‍‌‌​ ​ ‌​‌​​‍‌‌​ ​ ‌​‌​​‍‌‌​ ​‍​ ​‍​ ​‍​ ​‍‌‍​‌​ ​‌‌‍‌‌​ ‌‌​ ​ ‌‍‌​‌‍​ ​ ‌‍‌‍‌‍​ ​ ​ ​​​‍‌‌​ ​‍​ ​‍​‍‌‌​ ‌‌‌​‌​​‍ ‍‌ ‌​‌‍‌‌‌ ‍​‌ ‌​​‍‌‍‌ ​​‌‍‌‌‌ ​‍‌ ​ ‌ ​​‌‍‌‌‌‍​ ‌ ‌​‌‍‍‌‌ ‌‍‌‍‌‌​ ‌‌ ​​‌ ‌‌‌‍​‍‌‍ ​‌‍‍‌‌ ​ ‌‍‍​‌‍‌‌‌‍‌​​‍​‍‌ ‌
Some beneficial microbes will be niche products that will work only in certain soils or under certain conditions, she says. But within the next